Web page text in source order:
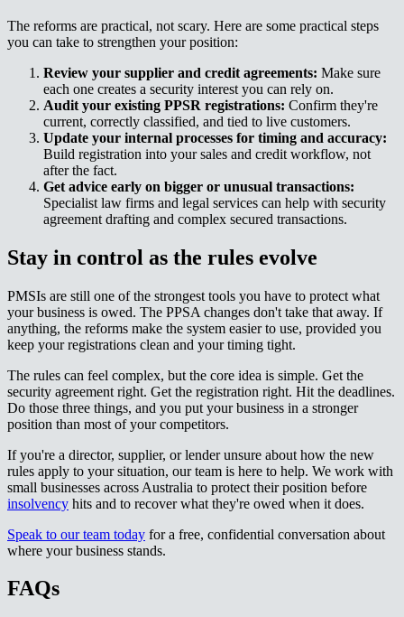
The reforms are practical, not scary. Here are some practical steps
you can take to strengthen your position:​​​​‌ ‍ ​‍​‍‌‍ ‌ ​‍‌‍‍‌‌‍‌ ‌‍‍‌‌‍ ‍​‍​‍​ ‍‍​‍​‍‌ ​ ‌‍​‌‌‍ ‍‌‍‍‌‌ ‌​‌ ‍‌​‍ ‍‌‍‍‌‌‍ ​‍​‍​‍ ​​‍​‍‌‍‍​‌ ​‍‌‍‌‌‌‍‌‍​‍​‍​ ‍‍​‍​‍‌‍‍​‌ ‌​‌ ‌​‌ ​​‌ ​ ​ ‍‍​‍ ​‍ ‌‍ ‌‌‍​‌‌‍​ ‌‍‍ ‌‍​‌‌ ‍‌​‍ ‌‌‍‌ ‌‍ ‌‍ ‌‍‌​‌ ‌ ‌‍‍‌‌‍ ‍​‍ ‍‌ ​ ‌‍​‌‌‍ ‍‌‍‍‌‌ ‌​‌ ‍‌​‍ ‍‌ ​ ‌ ‌​‌ ‌‌‌‍‌​‌‍‍‌‌‍ ​‍ ‌ ​ ‌ ‌​‌ ‌‌‌‍‌​‌‍‍‌‌‍ ​‍ ‌‍‍‌‌‍ ‍‌ ‌​‌‍‌‌‌‍ ‍‌ ‌​​‍ ‌‍‌‌‌‍‌​‌‍‍‌‌ ‌​​‍ ‌‍ ‌‌‍ ‌‍‌​‌‍‌‌​ ‌‌ ​​‌ ​‍‌‍‌‌‌ ​ ‌‍‌‌‌‍ ‍‌ ‌​‌‍​‌‌ ‌​‌‍‍‌‌‍ ‌‍ ‍​ ‍ ‌‍‍‌‌‍‌​​ ‌​ ‍​​ ‌​​ ​​‌‍​ ​ ‌​​ ‍​​ ‌​​ ​‍​‍ ‌‌‍​‌​ ​ ‌‍​‍‌‍​‍​‍ ‌​ ‌​​ ​ ‌‍‌‌​ ‌ ​‍ ‌‌‍​‌‌‍‌‌‌‍‌‌​ ‌​​‍ ‌‌‍‌‍‌‍​‌​ ‌ ‌‍​‍​ ​‌​ ​ ​ ‌‍​ ​‌‌‍​ ​ ‍​‌‍​ ‌‍‌‌​ ‍ ‌ ‌​‌ ‍‌‌ ​​‌‍‌‌​ ‌‌ ​​‌‍ ‌ ​ ‌ ‌​​ ‍ ‌ ​​‌‍​‌‌ ‌​‌‍‍​​ ‌‌‍​ ‌‍ ‌‍ ‍‌ ‌​‌‍‌‌‌‍ ‍‌ ‌​​‍‌‌​ ‌‌‌​​‍‌‌ ‌‍‍ ‌‍‌‌‌ ‍‌​‍‌‌​ ​ ‌​‌​​‍‌‌​ ​ ‌​‌​​‍‌‌​ ​‍​ ​‍​ ‌ ​ ​‌​ ‌‍​ ​‍‌‍​ ‌‍‌‍‌‍‌‍​ ​‌‌‍​‌​ ‍‌‌‍‌​​ ‌‌​‍‌‌​ ​‍​ ​‍​‍‌‌​ ‌‌‌​‌​​‍ ‍‌‍​ ‌‍‍​‌‍‍‌‌‍ ​‌‍‌​‌ ​‍‌‍‌‌‌‍ ‍​‍‌‌​ ‌‌‌​​‍‌‌ ‌‍‍ ‌‍‌‌‌ ‍‌​‍‌‌​ ​ ‌​‌​​‍‌‌​ ​ ‌​‌​​‍‌‌​ ​‍​ ​‍‌‍​ ​ ‌​​ ‌​​ ‌‌​ ‌‌​ ‌​​ ‌‍​ ​‌​ ‌​‌‍​‌​ ​‍​ ​‌​‍‌‌​ ​‍​ ​‍​‍‌‌​ ‌‌‌​‌​​‍ ‍‌ ‌​‌‍‌‌‌ ‍​‌ ‌​​ ‌‍​‍‌‍​‌‌ ​ ‌‍‌‌‌‌‌‌‌ ​‍‌‍ ​​ ‌‌‍‍​‌ ‌​‌ ‌​‌ ​​‌ ​ ​‍‌‌​ ​ ‌​​‌​‍‌‌​ ​‍‌​‌‍​‍‌‌​ ​‍‌​‌‍‌‍ ‌‌‍​‌‌‍​ ‌‍‍ ‌‍​‌‌ ‍‌​‍ ‌‌‍‌ ‌‍ ‌‍ ‌‍‌​‌ ‌ ‌‍‍‌‌‍ ‍​‍ ‍‌ ​ ‌‍​‌‌‍ ‍‌‍‍‌‌ ‌​‌ ‍‌​‍ ‍‌ ​ ‌ ‌​‌ ‌‌‌‍‌​‌‍‍‌‌‍ ​‍‌‌​ ​‍‌​‌‍‌ ​ ‌ ‌​‌ ‌‌‌‍‌​‌‍‍‌‌‍ ​‍‌‍‌‍‍‌‌‍‌​​ ‌​ ‍​​ ‌​​ ​​‌‍​ ​ ‌​​ ‍​​ ‌​​ ​‍​‍ ‌‌‍​‌​ ​ ‌‍​‍‌‍​‍​‍ ‌​ ‌​​ ​ ‌‍‌‌​ ‌ ​‍ ‌‌‍​‌‌‍‌‌‌‍‌‌​ ‌​​‍ ‌‌‍‌‍‌‍​‌​ ‌ ‌‍​‍​ ​‌​ ​ ​ ‌‍​ ​‌‌‍​ ​ ‍​‌‍​ ‌‍‌‌​‍‌‍‌ ‌​‌ ‍‌‌ ​​‌‍‌‌​ ‌‌ ​​‌‍ ‌ ​ ‌ ‌​​‍‌‍‌ ​​‌‍​‌‌ ‌​‌‍‍​​ ‌‌‍​ ‌‍ ‌‍ ‍‌ ‌​‌‍‌‌‌‍ ‍‌ ‌​​‍‌‌​ ‌‌‌​​‍‌‌ ‌‍‍ ‌‍‌‌‌ ‍‌​‍‌‌​ ​ ‌​‌​​‍‌‌​ ​ ‌​‌​​‍‌‌​ ​‍​ ​‍​ ‌ ​ ​‌​ ‌‍​ ​‍‌‍​ ‌‍‌‍‌‍‌‍​ ​‌‌‍​‌​ ‍‌‌‍‌​​ ‌‌​‍‌‌​ ​‍​ ​‍​‍‌‌​ ‌‌‌​‌​​‍ ‍‌‍​ ‌‍‍​‌‍‍‌‌‍ ​‌‍‌​‌ ​‍‌‍‌‌‌‍ ‍​‍‌‌​ ‌‌‌​​‍‌‌ ‌‍‍ ‌‍‌‌‌ ‍‌​‍‌‌​ ​ ‌​‌​​‍‌‌​ ​ ‌​‌​​‍‌‌​ ​‍​ ​‍‌‍​ ​ ‌​​ ‌​​ ‌‌​ ‌‌​ ‌​​ ‌‍​ ​‌​ ‌​‌‍​‌​ ​‍​ ​‌​‍‌‌​ ​‍​ ​‍​‍‌‌​ ‌‌‌​‌​​‍ ‍‌ ‌​‌‍‌‌‌ ‍​‌ ‌​​‍‌‍‌ ​​‌‍‌‌‌ ​‍‌ ​ ‌ ​​‌‍‌‌‌‍​ ‌ ‌​‌‍‍‌‌ ‌‍‌‍‌‌​ ‌‌ ​​‌ ‌‌‌‍​‍‌‍ ​‌‍‍‌‌ ​ ‌‍‍​‌‍‌‌‌‍‌​​‍​‍‌ ‌
Review your supplier and credit agreements:​​​​‌ ‍ ​‍​‍‌‍ ‌ ​‍‌‍‍‌‌‍‌ ‌‍‍‌‌‍ ‍​‍​‍​ ‍‍​‍​‍‌ ​ ‌‍​‌‌‍ ‍‌‍‍‌‌ ‌​‌ ‍‌​‍ ‍‌‍‍‌‌‍ ​‍​‍​‍ ​​‍​‍‌‍‍​‌ ​‍‌‍‌‌‌‍‌‍​‍​‍​ ‍‍​‍​‍‌‍‍​‌ ‌​‌ ‌​‌ ​​‌ ​ ​ ‍‍​‍ ​‍ ‌‍ ‌‌‍​‌‌‍​ ‌‍‍ ‌‍​‌‌ ‍‌​‍ ‌‌‍‌ ‌‍ ‌‍ ‌‍‌​‌ ‌ ‌‍‍‌‌‍ ‍​‍ ‍‌ ​ ‌‍​‌‌‍ ‍‌‍‍‌‌ ‌​‌ ‍‌​‍ ‍‌ ​ ‌ ‌​‌ ‌‌‌‍‌​‌‍‍‌‌‍ ​‍ ‌ ​ ‌ ‌​‌ ‌‌‌‍‌​‌‍‍‌‌‍ ​‍ ‌‍‍‌‌‍ ‍‌ ‌​‌‍‌‌‌‍ ‍‌ ‌​​‍ ‌‍‌‌‌‍‌​‌‍‍‌‌ ‌​​‍ ‌‍ ‌‌‍ ‌‍‌​‌‍‌‌​ ‌‌ ​​‌ ​‍‌‍‌‌‌ ​ ‌‍‌‌‌‍ ‍‌ ‌​‌‍​‌‌ ‌​‌‍‍‌‌‍ ‌‍ ‍​ ‍ ‌‍‍‌‌‍‌​​ ‌​ ‍​​ ‌​​ ​​‌‍​ ​ ‌​​ ‍​​ ‌​​ ​‍​‍ ‌‌‍​‌​ ​ ‌‍​‍‌‍​‍​‍ ‌​ ‌​​ ​ ‌‍‌‌​ ‌ ​‍ ‌‌‍​‌‌‍‌‌‌‍‌‌​ ‌​​‍ ‌‌‍‌‍‌‍​‌​ ‌ ‌‍​‍​ ​‌​ ​ ​ ‌‍​ ​‌‌‍​ ​ ‍​‌‍​ ‌‍‌‌​ ‍ ‌ ‌​‌ ‍‌‌ ​​‌‍‌‌​ ‌‌ ​​‌‍ ‌ ​ ‌ ‌​​ ‍ ‌ ​​‌‍​‌‌ ‌​‌‍‍​​ ‌‌‍​ ‌‍ ‌‍ ‍‌ ‌​‌‍‌‌‌‍ ‍‌ ‌​​‍‌‌​ ‌‌‌​​‍‌‌ ‌‍‍ ‌‍‌‌‌ ‍‌​‍‌‌​ ​ ‌​‌​​‍‌‌​ ​ ‌​‌​​‍‌‌​ ​‍​ ​‍​ ‍‌​ ‌‍​ ‌‍‌‍​ ​ ‍‌‌‍‌‌​ ​​‌‍‌‌​ ‌‌‌‍​ ​ ​‍​ ​‌​‍‌‌​ ​‍​ ​‍​‍‌‌​ ‌‌‌​‌​​‍ ‍‌‍​ ‌‍‍​‌‍‍‌‌‍ ​‌‍‌​‌ ​‍‌‍‌‌‌‍ ‍​‍‌‌​ ‌‌‌​​‍‌‌ ‌‍‍ ‌‍‌‌‌ ‍‌​‍‌‌​ ​ ‌​‌​​‍‌‌​ ​ ‌​‌​​‍‌‌​ ​‍​ ​‍​ ​‌​ ‌​​ ​‍​ ‌‌​ ‌‍​ ​‍​ ​ ​ ‌‍​ ​‍​ ‌​‌‍​‍‌‍​ ​‍‌‌​ ​‍​ ​‍​‍‌‌​ ‌‌‌​‌​​‍ ‍‌ ‌​‌‍‌‌‌ ‍​‌ ‌​​ ‌‍​‍‌‍​‌‌ ​ ‌‍‌‌‌‌‌‌‌ ​‍‌‍ ​​ ‌‌‍‍​‌ ‌​‌ ‌​‌ ​​‌ ​ ​‍‌‌​ ​ ‌​​‌​‍‌‌​ ​‍‌​‌‍​‍‌‌​ ​‍‌​‌‍‌‍ ‌‌‍​‌‌‍​ ‌‍‍ ‌‍​‌‌ ‍‌​‍ ‌‌‍‌ ‌‍ ‌‍ ‌‍‌​‌ ‌ ‌‍‍‌‌‍ ‍​‍ ‍‌ ​ ‌‍​‌‌‍ ‍‌‍‍‌‌ ‌​‌ ‍‌​‍ ‍‌ ​ ‌ ‌​‌ ‌‌‌‍‌​‌‍‍‌‌‍ ​‍‌‌​ ​‍‌​‌‍‌ ​ ‌ ‌​‌ ‌‌‌‍‌​‌‍‍‌‌‍ ​‍‌‍‌‍‍‌‌‍‌​​ ‌​ ‍​​ ‌​​ ​​‌‍​ ​ ‌​​ ‍​​ ‌​​ ​‍​‍ ‌‌‍​‌​ ​ ‌‍​‍‌‍​‍​‍ ‌​ ‌​​ ​ ‌‍‌‌​ ‌ ​‍ ‌‌‍​‌‌‍‌‌‌‍‌‌​ ‌​​‍ ‌‌‍‌‍‌‍​‌​ ‌ ‌‍​‍​ ​‌​ ​ ​ ‌‍​ ​‌‌‍​ ​ ‍​‌‍​ ‌‍‌‌​‍‌‍‌ ‌​‌ ‍‌‌ ​​‌‍‌‌​ ‌‌ ​​‌‍ ‌ ​ ‌ ‌​​‍‌‍‌ ​​‌‍​‌‌ ‌​‌‍‍​​ ‌‌‍​ ‌‍ ‌‍ ‍‌ ‌​‌‍‌‌‌‍ ‍‌ ‌​​‍‌‌​ ‌‌‌​​‍‌‌ ‌‍‍ ‌‍‌‌‌ ‍‌​‍‌‌​ ​ ‌​‌​​‍‌‌​ ​ ‌​‌​​‍‌‌​ ​‍​ ​‍​ ‍‌​ ‌‍​ ‌‍‌‍​ ​ ‍‌‌‍‌‌​ ​​‌‍‌‌​ ‌‌‌‍​ ​ ​‍​ ​‌​‍‌‌​ ​‍​ ​‍​‍‌‌​ ‌‌‌​‌​​‍ ‍‌‍​ ‌‍‍​‌‍‍‌‌‍ ​‌‍‌​‌ ​‍‌‍‌‌‌‍ ‍​‍‌‌​ ‌‌‌​​‍‌‌ ‌‍‍ ‌‍‌‌‌ ‍‌​‍‌‌​ ​ ‌​‌​​‍‌‌​ ​ ‌​‌​​‍‌‌​ ​‍​ ​‍​ ​‌​ ‌​​ ​‍​ ‌‌​ ‌‍​ ​‍​ ​ ​ ‌‍​ ​‍​ ‌​‌‍​‍‌‍​ ​‍‌‌​ ​‍​ ​‍​‍‌‌​ ‌‌‌​‌​​‍ ‍‌ ‌​‌‍‌‌‌ ‍​‌ ‌​​‍‌‍‌ ​​‌‍‌‌‌ ​‍‌ ​ ‌ ​​‌‍‌‌‌‍​ ‌ ‌​‌‍‍‌‌ ‌‍‌‍‌‌​ ‌‌ ​​‌ ‌‌‌‍​‍‌‍ ​‌‍‍‌‌ ​ ‌‍‍​‌‍‌‌‌‍‌​​‍​‍‌ ‌ Make sure
each one creates a security interest you can rely on.​​​​‌ ‍ ​‍​‍‌‍ ‌ ​‍‌‍‍‌‌‍‌ ‌‍‍‌‌‍ ‍​‍​‍​ ‍‍​‍​‍‌ ​ ‌‍​‌‌‍ ‍‌‍‍‌‌ ‌​‌ ‍‌​‍ ‍‌‍‍‌‌‍ ​‍​‍​‍ ​​‍​‍‌‍‍​‌ ​‍‌‍‌‌‌‍‌‍​‍​‍​ ‍‍​‍​‍‌‍‍​‌ ‌​‌ ‌​‌ ​​‌ ​ ​ ‍‍​‍ ​‍ ‌‍ ‌‌‍​‌‌‍​ ‌‍‍ ‌‍​‌‌ ‍‌​‍ ‌‌‍‌ ‌‍ ‌‍ ‌‍‌​‌ ‌ ‌‍‍‌‌‍ ‍​‍ ‍‌ ​ ‌‍​‌‌‍ ‍‌‍‍‌‌ ‌​‌ ‍‌​‍ ‍‌ ​ ‌ ‌​‌ ‌‌‌‍‌​‌‍‍‌‌‍ ​‍ ‌ ​ ‌ ‌​‌ ‌‌‌‍‌​‌‍‍‌‌‍ ​‍ ‌‍‍‌‌‍ ‍‌ ‌​‌‍‌‌‌‍ ‍‌ ‌​​‍ ‌‍‌‌‌‍‌​‌‍‍‌‌ ‌​​‍ ‌‍ ‌‌‍ ‌‍‌​‌‍‌‌​ ‌‌ ​​‌ ​‍‌‍‌‌‌ ​ ‌‍‌‌‌‍ ‍‌ ‌​‌‍​‌‌ ‌​‌‍‍‌‌‍ ‌‍ ‍​ ‍ ‌‍‍‌‌‍‌​​ ‌​ ‍​​ ‌​​ ​​‌‍​ ​ ‌​​ ‍​​ ‌​​ ​‍​‍ ‌‌‍​‌​ ​ ‌‍​‍‌‍​‍​‍ ‌​ ‌​​ ​ ‌‍‌‌​ ‌ ​‍ ‌‌‍​‌‌‍‌‌‌‍‌‌​ ‌​​‍ ‌‌‍‌‍‌‍​‌​ ‌ ‌‍​‍​ ​‌​ ​ ​ ‌‍​ ​‌‌‍​ ​ ‍​‌‍​ ‌‍‌‌​ ‍ ‌ ‌​‌ ‍‌‌ ​​‌‍‌‌​ ‌‌ ​​‌‍ ‌ ​ ‌ ‌​​ ‍ ‌ ​​‌‍​‌‌ ‌​‌‍‍​​ ‌‌‍​ ‌‍ ‌‍ ‍‌ ‌​‌‍‌‌‌‍ ‍‌ ‌​​‍‌‌​ ‌‌‌​​‍‌‌ ‌‍‍ ‌‍‌‌‌ ‍‌​‍‌‌​ ​ ‌​‌​​‍‌‌​ ​ ‌​‌​​‍‌‌​ ​‍​ ​‍​ ‍‌​ ‌‍​ ‌‍‌‍​ ​ ‍‌‌‍‌‌​ ​​‌‍‌‌​ ‌‌‌‍​ ​ ​‍​ ​‌​‍‌‌​ ​‍​ ​‍​‍‌‌​ ‌‌‌​‌​​‍ ‍‌‍​ ‌‍‍​‌‍‍‌‌‍ ​‌‍‌​‌ ​‍‌‍‌‌‌‍ ‍​‍‌‌​ ‌‌‌​​‍‌‌ ‌‍‍ ‌‍‌‌‌ ‍‌​‍‌‌​ ​ ‌​‌​​‍‌‌​ ​ ‌​‌​​‍‌‌​ ​‍​ ​‍​ ‍​​ ‌ ‌‍​‌‌‍‌‍‌‍‌‍​ ‍​​ ‌‌‌‍​ ‌‍​ ‌‍‌‌​ ​‍​ ‌‌​‍‌‌​ ​‍​ ​‍​‍‌‌​ ‌‌‌​‌​​‍ ‍‌ ‌​‌‍‌‌‌ ‍​‌ ‌​​ ‌‍​‍‌‍​‌‌ ​ ‌‍‌‌‌‌‌‌‌ ​‍‌‍ ​​ ‌‌‍‍​‌ ‌​‌ ‌​‌ ​​‌ ​ ​‍‌‌​ ​ ‌​​‌​‍‌‌​ ​‍‌​‌‍​‍‌‌​ ​‍‌​‌‍‌‍ ‌‌‍​‌‌‍​ ‌‍‍ ‌‍​‌‌ ‍‌​‍ ‌‌‍‌ ‌‍ ‌‍ ‌‍‌​‌ ‌ ‌‍‍‌‌‍ ‍​‍ ‍‌ ​ ‌‍​‌‌‍ ‍‌‍‍‌‌ ‌​‌ ‍‌​‍ ‍‌ ​ ‌ ‌​‌ ‌‌‌‍‌​‌‍‍‌‌‍ ​‍‌‌​ ​‍‌​‌‍‌ ​ ‌ ‌​‌ ‌‌‌‍‌​‌‍‍‌‌‍ ​‍‌‍‌‍‍‌‌‍‌​​ ‌​ ‍​​ ‌​​ ​​‌‍​ ​ ‌​​ ‍​​ ‌​​ ​‍​‍ ‌‌‍​‌​ ​ ‌‍​‍‌‍​‍​‍ ‌​ ‌​​ ​ ‌‍‌‌​ ‌ ​‍ ‌‌‍​‌‌‍‌‌‌‍‌‌​ ‌​​‍ ‌‌‍‌‍‌‍​‌​ ‌ ‌‍​‍​ ​‌​ ​ ​ ‌‍​ ​‌‌‍​ ​ ‍​‌‍​ ‌‍‌‌​‍‌‍‌ ‌​‌ ‍‌‌ ​​‌‍‌‌​ ‌‌ ​​‌‍ ‌ ​ ‌ ‌​​‍‌‍‌ ​​‌‍​‌‌ ‌​‌‍‍​​ ‌‌‍​ ‌‍ ‌‍ ‍‌ ‌​‌‍‌‌‌‍ ‍‌ ‌​​‍‌‌​ ‌‌‌​​‍‌‌ ‌‍‍ ‌‍‌‌‌ ‍‌​‍‌‌​ ​ ‌​‌​​‍‌‌​ ​ ‌​‌​​‍‌‌​ ​‍​ ​‍​ ‍‌​ ‌‍​ ‌‍‌‍​ ​ ‍‌‌‍‌‌​ ​​‌‍‌‌​ ‌‌‌‍​ ​ ​‍​ ​‌​‍‌‌​ ​‍​ ​‍​‍‌‌​ ‌‌‌​‌​​‍ ‍‌‍​ ‌‍‍​‌‍‍‌‌‍ ​‌‍‌​‌ ​‍‌‍‌‌‌‍ ‍​‍‌‌​ ‌‌‌​​‍‌‌ ‌‍‍ ‌‍‌‌‌ ‍‌​‍‌‌​ ​ ‌​‌​​‍‌‌​ ​ ‌​‌​​‍‌‌​ ​‍​ ​‍​ ‍​​ ‌ ‌‍​‌‌‍‌‍‌‍‌‍​ ‍​​ ‌‌‌‍​ ‌‍​ ‌‍‌‌​ ​‍​ ‌‌​‍‌‌​ ​‍​ ​‍​‍‌‌​ ‌‌‌​‌​​‍ ‍‌ ‌​‌‍‌‌‌ ‍​‌ ‌​​‍‌‍‌ ​​‌‍‌‌‌ ​‍‌ ​ ‌ ​​‌‍‌‌‌‍​ ‌ ‌​‌‍‍‌‌ ‌‍‌‍‌‌​ ‌‌ ​​‌ ‌‌‌‍​‍‌‍ ​‌‍‍‌‌ ​ ‌‍‍​‌‍‌‌‌‍‌​​‍​‍‌ ‌
Audit your existing PPSR registrations:​​​​‌ ‍ ​‍​‍‌‍ ‌ ​‍‌‍‍‌‌‍‌ ‌‍‍‌‌‍ ‍​‍​‍​ ‍‍​‍​‍‌ ​ ‌‍​‌‌‍ ‍‌‍‍‌‌ ‌​‌ ‍‌​‍ ‍‌‍‍‌‌‍ ​‍​‍​‍ ​​‍​‍‌‍‍​‌ ​‍‌‍‌‌‌‍‌‍​‍​‍​ ‍‍​‍​‍‌‍‍​‌ ‌​‌ ‌​‌ ​​‌ ​ ​ ‍‍​‍ ​‍ ‌‍ ‌‌‍​‌‌‍​ ‌‍‍ ‌‍​‌‌ ‍‌​‍ ‌‌‍‌ ‌‍ ‌‍ ‌‍‌​‌ ‌ ‌‍‍‌‌‍ ‍​‍ ‍‌ ​ ‌‍​‌‌‍ ‍‌‍‍‌‌ ‌​‌ ‍‌​‍ ‍‌ ​ ‌ ‌​‌ ‌‌‌‍‌​‌‍‍‌‌‍ ​‍ ‌ ​ ‌ ‌​‌ ‌‌‌‍‌​‌‍‍‌‌‍ ​‍ ‌‍‍‌‌‍ ‍‌ ‌​‌‍‌‌‌‍ ‍‌ ‌​​‍ ‌‍‌‌‌‍‌​‌‍‍‌‌ ‌​​‍ ‌‍ ‌‌‍ ‌‍‌​‌‍‌‌​ ‌‌ ​​‌ ​‍‌‍‌‌‌ ​ ‌‍‌‌‌‍ ‍‌ ‌​‌‍​‌‌ ‌​‌‍‍‌‌‍ ‌‍ ‍​ ‍ ‌‍‍‌‌‍‌​​ ‌​ ‍​​ ‌​​ ​​‌‍​ ​ ‌​​ ‍​​ ‌​​ ​‍​‍ ‌‌‍​‌​ ​ ‌‍​‍‌‍​‍​‍ ‌​ ‌​​ ​ ‌‍‌‌​ ‌ ​‍ ‌‌‍​‌‌‍‌‌‌‍‌‌​ ‌​​‍ ‌‌‍‌‍‌‍​‌​ ‌ ‌‍​‍​ ​‌​ ​ ​ ‌‍​ ​‌‌‍​ ​ ‍​‌‍​ ‌‍‌‌​ ‍ ‌ ‌​‌ ‍‌‌ ​​‌‍‌‌​ ‌‌ ​​‌‍ ‌ ​ ‌ ‌​​ ‍ ‌ ​​‌‍​‌‌ ‌​‌‍‍​​ ‌‌‍​ ‌‍ ‌‍ ‍‌ ‌​‌‍‌‌‌‍ ‍‌ ‌​​‍‌‌​ ‌‌‌​​‍‌‌ ‌‍‍ ‌‍‌‌‌ ‍‌​‍‌‌​ ​ ‌​‌​​‍‌‌​ ​ ‌​‌​​‍‌‌​ ​‍​ ​‍‌‍‌‍‌‍‌​​ ‌‌​ ‌ ​ ‌‍‌‍​ ​ ‌‌​ ​​​ ​​‌‍​ ​ ‌‌​ ‌​​‍‌‌​ ​‍​ ​‍​‍‌‌​ ‌‌‌​‌​​‍ ‍‌‍​ ‌‍‍​‌‍‍‌‌‍ ​‌‍‌​‌ ​‍‌‍‌‌‌‍ ‍​‍‌‌​ ‌‌‌​​‍‌‌ ‌‍‍ ‌‍‌‌‌ ‍‌​‍‌‌​ ​ ‌​‌​​‍‌‌​ ​ ‌​‌​​‍‌‌​ ​‍​ ​‍​ ‌ ​ ​​​ ‌‍​ ​‌​ ‌‌​ ‍​​ ‌‍​ ​​‌‍​‌‌‍​‌​ ‍​​ ‍​​‍‌‌​ ​‍​ ​‍​‍‌‌​ ‌‌‌​‌​​‍ ‍‌ ‌​‌‍‌‌‌ ‍​‌ ‌​​ ‌‍​‍‌‍​‌‌ ​ ‌‍‌‌‌‌‌‌‌ ​‍‌‍ ​​ ‌‌‍‍​‌ ‌​‌ ‌​‌ ​​‌ ​ ​‍‌‌​ ​ ‌​​‌​‍‌‌​ ​‍‌​‌‍​‍‌‌​ ​‍‌​‌‍‌‍ ‌‌‍​‌‌‍​ ‌‍‍ ‌‍​‌‌ ‍‌​‍ ‌‌‍‌ ‌‍ ‌‍ ‌‍‌​‌ ‌ ‌‍‍‌‌‍ ‍​‍ ‍‌ ​ ‌‍​‌‌‍ ‍‌‍‍‌‌ ‌​‌ ‍‌​‍ ‍‌ ​ ‌ ‌​‌ ‌‌‌‍‌​‌‍‍‌‌‍ ​‍‌‌​ ​‍‌​‌‍‌ ​ ‌ ‌​‌ ‌‌‌‍‌​‌‍‍‌‌‍ ​‍‌‍‌‍‍‌‌‍‌​​ ‌​ ‍​​ ‌​​ ​​‌‍​ ​ ‌​​ ‍​​ ‌​​ ​‍​‍ ‌‌‍​‌​ ​ ‌‍​‍‌‍​‍​‍ ‌​ ‌​​ ​ ‌‍‌‌​ ‌ ​‍ ‌‌‍​‌‌‍‌‌‌‍‌‌​ ‌​​‍ ‌‌‍‌‍‌‍​‌​ ‌ ‌‍​‍​ ​‌​ ​ ​ ‌‍​ ​‌‌‍​ ​ ‍​‌‍​ ‌‍‌‌​‍‌‍‌ ‌​‌ ‍‌‌ ​​‌‍‌‌​ ‌‌ ​​‌‍ ‌ ​ ‌ ‌​​‍‌‍‌ ​​‌‍​‌‌ ‌​‌‍‍​​ ‌‌‍​ ‌‍ ‌‍ ‍‌ ‌​‌‍‌‌‌‍ ‍‌ ‌​​‍‌‌​ ‌‌‌​​‍‌‌ ‌‍‍ ‌‍‌‌‌ ‍‌​‍‌‌​ ​ ‌​‌​​‍‌‌​ ​ ‌​‌​​‍‌‌​ ​‍​ ​‍‌‍‌‍‌‍‌​​ ‌‌​ ‌ ​ ‌‍‌‍​ ​ ‌‌​ ​​​ ​​‌‍​ ​ ‌‌​ ‌​​‍‌‌​ ​‍​ ​‍​‍‌‌​ ‌‌‌​‌​​‍ ‍‌‍​ ‌‍‍​‌‍‍‌‌‍ ​‌‍‌​‌ ​‍‌‍‌‌‌‍ ‍​‍‌‌​ ‌‌‌​​‍‌‌ ‌‍‍ ‌‍‌‌‌ ‍‌​‍‌‌​ ​ ‌​‌​​‍‌‌​ ​ ‌​‌​​‍‌‌​ ​‍​ ​‍​ ‌ ​ ​​​ ‌‍​ ​‌​ ‌‌​ ‍​​ ‌‍​ ​​‌‍​‌‌‍​‌​ ‍​​ ‍​​‍‌‌​ ​‍​ ​‍​‍‌‌​ ‌‌‌​‌​​‍ ‍‌ ‌​‌‍‌‌‌ ‍​‌ ‌​​‍‌‍‌ ​​‌‍‌‌‌ ​‍‌ ​ ‌ ​​‌‍‌‌‌‍​ ‌ ‌​‌‍‍‌‌ ‌‍‌‍‌‌​ ‌‌ ​​‌ ‌‌‌‍​‍‌‍ ​‌‍‍‌‌ ​ ‌‍‍​‌‍‌‌‌‍‌​​‍​‍‌ ‌ Confirm they're
current, correctly classified, and tied to live customers.​​​​‌ ‍ ​‍​‍‌‍ ‌ ​‍‌‍‍‌‌‍‌ ‌‍‍‌‌‍ ‍​‍​‍​ ‍‍​‍​‍‌ ​ ‌‍​‌‌‍ ‍‌‍‍‌‌ ‌​‌ ‍‌​‍ ‍‌‍‍‌‌‍ ​‍​‍​‍ ​​‍​‍‌‍‍​‌ ​‍‌‍‌‌‌‍‌‍​‍​‍​ ‍‍​‍​‍‌‍‍​‌ ‌​‌ ‌​‌ ​​‌ ​ ​ ‍‍​‍ ​‍ ‌‍ ‌‌‍​‌‌‍​ ‌‍‍ ‌‍​‌‌ ‍‌​‍ ‌‌‍‌ ‌‍ ‌‍ ‌‍‌​‌ ‌ ‌‍‍‌‌‍ ‍​‍ ‍‌ ​ ‌‍​‌‌‍ ‍‌‍‍‌‌ ‌​‌ ‍‌​‍ ‍‌ ​ ‌ ‌​‌ ‌‌‌‍‌​‌‍‍‌‌‍ ​‍ ‌ ​ ‌ ‌​‌ ‌‌‌‍‌​‌‍‍‌‌‍ ​‍ ‌‍‍‌‌‍ ‍‌ ‌​‌‍‌‌‌‍ ‍‌ ‌​​‍ ‌‍‌‌‌‍‌​‌‍‍‌‌ ‌​​‍ ‌‍ ‌‌‍ ‌‍‌​‌‍‌‌​ ‌‌ ​​‌ ​‍‌‍‌‌‌ ​ ‌‍‌‌‌‍ ‍‌ ‌​‌‍​‌‌ ‌​‌‍‍‌‌‍ ‌‍ ‍​ ‍ ‌‍‍‌‌‍‌​​ ‌​ ‍​​ ‌​​ ​​‌‍​ ​ ‌​​ ‍​​ ‌​​ ​‍​‍ ‌‌‍​‌​ ​ ‌‍​‍‌‍​‍​‍ ‌​ ‌​​ ​ ‌‍‌‌​ ‌ ​‍ ‌‌‍​‌‌‍‌‌‌‍‌‌​ ‌​​‍ ‌‌‍‌‍‌‍​‌​ ‌ ‌‍​‍​ ​‌​ ​ ​ ‌‍​ ​‌‌‍​ ​ ‍​‌‍​ ‌‍‌‌​ ‍ ‌ ‌​‌ ‍‌‌ ​​‌‍‌‌​ ‌‌ ​​‌‍ ‌ ​ ‌ ‌​​ ‍ ‌ ​​‌‍​‌‌ ‌​‌‍‍​​ ‌‌‍​ ‌‍ ‌‍ ‍‌ ‌​‌‍‌‌‌‍ ‍‌ ‌​​‍‌‌​ ‌‌‌​​‍‌‌ ‌‍‍ ‌‍‌‌‌ ‍‌​‍‌‌​ ​ ‌​‌​​‍‌‌​ ​ ‌​‌​​‍‌‌​ ​‍​ ​‍‌‍‌‍‌‍‌​​ ‌‌​ ‌ ​ ‌‍‌‍​ ​ ‌‌​ ​​​ ​​‌‍​ ​ ‌‌​ ‌​​‍‌‌​ ​‍​ ​‍​‍‌‌​ ‌‌‌​‌​​‍ ‍‌‍​ ‌‍‍​‌‍‍‌‌‍ ​‌‍‌​‌ ​‍‌‍‌‌‌‍ ‍​‍‌‌​ ‌‌‌​​‍‌‌ ‌‍‍ ‌‍‌‌‌ ‍‌​‍‌‌​ ​ ‌​‌​​‍‌‌​ ​ ‌​‌​​‍‌‌​ ​‍​ ​‍​ ​‌‌‍​ ​ ‍‌‌‍‌‍‌‍​‍​ ‍​​ ​ ​ ‍‌​ ‌ ​ ‍​​ ‍‌‌‍​ ​‍‌‌​ ​‍​ ​‍​‍‌‌​ ‌‌‌​‌​​‍ ‍‌ ‌​‌‍‌‌‌ ‍​‌ ‌​​ ‌‍​‍‌‍​‌‌ ​ ‌‍‌‌‌‌‌‌‌ ​‍‌‍ ​​ ‌‌‍‍​‌ ‌​‌ ‌​‌ ​​‌ ​ ​‍‌‌​ ​ ‌​​‌​‍‌‌​ ​‍‌​‌‍​‍‌‌​ ​‍‌​‌‍‌‍ ‌‌‍​‌‌‍​ ‌‍‍ ‌‍​‌‌ ‍‌​‍ ‌‌‍‌ ‌‍ ‌‍ ‌‍‌​‌ ‌ ‌‍‍‌‌‍ ‍​‍ ‍‌ ​ ‌‍​‌‌‍ ‍‌‍‍‌‌ ‌​‌ ‍‌​‍ ‍‌ ​ ‌ ‌​‌ ‌‌‌‍‌​‌‍‍‌‌‍ ​‍‌‌​ ​‍‌​‌‍‌ ​ ‌ ‌​‌ ‌‌‌‍‌​‌‍‍‌‌‍ ​‍‌‍‌‍‍‌‌‍‌​​ ‌​ ‍​​ ‌​​ ​​‌‍​ ​ ‌​​ ‍​​ ‌​​ ​‍​‍ ‌‌‍​‌​ ​ ‌‍​‍‌‍​‍​‍ ‌​ ‌​​ ​ ‌‍‌‌​ ‌ ​‍ ‌‌‍​‌‌‍‌‌‌‍‌‌​ ‌​​‍ ‌‌‍‌‍‌‍​‌​ ‌ ‌‍​‍​ ​‌​ ​ ​ ‌‍​ ​‌‌‍​ ​ ‍​‌‍​ ‌‍‌‌​‍‌‍‌ ‌​‌ ‍‌‌ ​​‌‍‌‌​ ‌‌ ​​‌‍ ‌ ​ ‌ ‌​​‍‌‍‌ ​​‌‍​‌‌ ‌​‌‍‍​​ ‌‌‍​ ‌‍ ‌‍ ‍‌ ‌​‌‍‌‌‌‍ ‍‌ ‌​​‍‌‌​ ‌‌‌​​‍‌‌ ‌‍‍ ‌‍‌‌‌ ‍‌​‍‌‌​ ​ ‌​‌​​‍‌‌​ ​ ‌​‌​​‍‌‌​ ​‍​ ​‍‌‍‌‍‌‍‌​​ ‌‌​ ‌ ​ ‌‍‌‍​ ​ ‌‌​ ​​​ ​​‌‍​ ​ ‌‌​ ‌​​‍‌‌​ ​‍​ ​‍​‍‌‌​ ‌‌‌​‌​​‍ ‍‌‍​ ‌‍‍​‌‍‍‌‌‍ ​‌‍‌​‌ ​‍‌‍‌‌‌‍ ‍​‍‌‌​ ‌‌‌​​‍‌‌ ‌‍‍ ‌‍‌‌‌ ‍‌​‍‌‌​ ​ ‌​‌​​‍‌‌​ ​ ‌​‌​​‍‌‌​ ​‍​ ​‍​ ​‌‌‍​ ​ ‍‌‌‍‌‍‌‍​‍​ ‍​​ ​ ​ ‍‌​ ‌ ​ ‍​​ ‍‌‌‍​ ​‍‌‌​ ​‍​ ​‍​‍‌‌​ ‌‌‌​‌​​‍ ‍‌ ‌​‌‍‌‌‌ ‍​‌ ‌​​‍‌‍‌ ​​‌‍‌‌‌ ​‍‌ ​ ‌ ​​‌‍‌‌‌‍​ ‌ ‌​‌‍‍‌‌ ‌‍‌‍‌‌​ ‌‌ ​​‌ ‌‌‌‍​‍‌‍ ​‌‍‍‌‌ ​ ‌‍‍​‌‍‌‌‌‍‌​​‍​‍‌ ‌
Update your internal processes for timing and accuracy:
Build registration into your sales and credit workflow, not
after the fact.​​​​‌ ‍ ​‍​‍‌‍ ‌ ​‍‌‍‍‌‌‍‌ ‌‍‍‌‌‍ ‍​‍​‍​ ‍‍​‍​‍‌ ​ ‌‍​‌‌‍ ‍‌‍‍‌‌ ‌​‌ ‍‌​‍ ‍‌‍‍‌‌‍ ​‍​‍​‍ ​​‍​‍‌‍‍​‌ ​‍‌‍‌‌‌‍‌‍​‍​‍​ ‍‍​‍​‍‌‍‍​‌ ‌​‌ ‌​‌ ​​‌ ​ ​ ‍‍​‍ ​‍ ‌‍ ‌‌‍​‌‌‍​ ‌‍‍ ‌‍​‌‌ ‍‌​‍ ‌‌‍‌ ‌‍ ‌‍ ‌‍‌​‌ ‌ ‌‍‍‌‌‍ ‍​‍ ‍‌ ​ ‌‍​‌‌‍ ‍‌‍‍‌‌ ‌​‌ ‍‌​‍ ‍‌ ​ ‌ ‌​‌ ‌‌‌‍‌​‌‍‍‌‌‍ ​‍ ‌ ​ ‌ ‌​‌ ‌‌‌‍‌​‌‍‍‌‌‍ ​‍ ‌‍‍‌‌‍ ‍‌ ‌​‌‍‌‌‌‍ ‍‌ ‌​​‍ ‌‍‌‌‌‍‌​‌‍‍‌‌ ‌​​‍ ‌‍ ‌‌‍ ‌‍‌​‌‍‌‌​ ‌‌ ​​‌ ​‍‌‍‌‌‌ ​ ‌‍‌‌‌‍ ‍‌ ‌​‌‍​‌‌ ‌​‌‍‍‌‌‍ ‌‍ ‍​ ‍ ‌‍‍‌‌‍‌​​ ‌​ ‍​​ ‌​​ ​​‌‍​ ​ ‌​​ ‍​​ ‌​​ ​‍​‍ ‌‌‍​‌​ ​ ‌‍​‍‌‍​‍​‍ ‌​ ‌​​ ​ ‌‍‌‌​ ‌ ​‍ ‌‌‍​‌‌‍‌‌‌‍‌‌​ ‌​​‍ ‌‌‍‌‍‌‍​‌​ ‌ ‌‍​‍​ ​‌​ ​ ​ ‌‍​ ​‌‌‍​ ​ ‍​‌‍​ ‌‍‌‌​ ‍ ‌ ‌​‌ ‍‌‌ ​​‌‍‌‌​ ‌‌ ​​‌‍ ‌ ​ ‌ ‌​​ ‍ ‌ ​​‌‍​‌‌ ‌​‌‍‍​​ ‌‌‍​ ‌‍ ‌‍ ‍‌ ‌​‌‍‌‌‌‍ ‍‌ ‌​​‍‌‌​ ‌‌‌​​‍‌‌ ‌‍‍ ‌‍‌‌‌ ‍‌​‍‌‌​ ​ ‌​‌​​‍‌‌​ ​ ‌​‌​​‍‌‌​ ​‍​ ​‍‌‍​‍​ ‌‍​ ‍‌​ ‍‌‌‍‌‍​ ​‍‌‍​ ‌‍‌​​ ​‍​ ‌ ​ ‌​‌‍‌​​‍‌‌​ ​‍​ ​‍​‍‌‌​ ‌‌‌​‌​​‍ ‍‌‍​ ‌‍‍​‌‍‍‌‌‍ ​‌‍‌​‌ ​‍‌‍‌‌‌‍ ‍​‍‌‌​ ‌‌‌​​‍‌‌ ‌‍‍ ‌‍‌‌‌ ‍‌​‍‌‌​ ​ ‌​‌​​‍‌‌​ ​ ‌​‌​​‍‌‌​ ​‍​ ​‍​ ‌ ​ ‌‍​ ‌‍​ ‌​‌‍‌‍​ ‌‌​ ​​​ ‍‌‌‍‌‌‌‍‌​​ ​ ​ ‍​​‍‌‌​ ​‍​ ​‍​‍‌‌​ ‌‌‌​‌​​‍ ‍‌ ‌​‌‍‌‌‌ ‍​‌ ‌​​ ‌‍​‍‌‍​‌‌ ​ ‌‍‌‌‌‌‌‌‌ ​‍‌‍ ​​ ‌‌‍‍​‌ ‌​‌ ‌​‌ ​​‌ ​ ​‍‌‌​ ​ ‌​​‌​‍‌‌​ ​‍‌​‌‍​‍‌‌​ ​‍‌​‌‍‌‍ ‌‌‍​‌‌‍​ ‌‍‍ ‌‍​‌‌ ‍‌​‍ ‌‌‍‌ ‌‍ ‌‍ ‌‍‌​‌ ‌ ‌‍‍‌‌‍ ‍​‍ ‍‌ ​ ‌‍​‌‌‍ ‍‌‍‍‌‌ ‌​‌ ‍‌​‍ ‍‌ ​ ‌ ‌​‌ ‌‌‌‍‌​‌‍‍‌‌‍ ​‍‌‌​ ​‍‌​‌‍‌ ​ ‌ ‌​‌ ‌‌‌‍‌​‌‍‍‌‌‍ ​‍‌‍‌‍‍‌‌‍‌​​ ‌​ ‍​​ ‌​​ ​​‌‍​ ​ ‌​​ ‍​​ ‌​​ ​‍​‍ ‌‌‍​‌​ ​ ‌‍​‍‌‍​‍​‍ ‌​ ‌​​ ​ ‌‍‌‌​ ‌ ​‍ ‌‌‍​‌‌‍‌‌‌‍‌‌​ ‌​​‍ ‌‌‍‌‍‌‍​‌​ ‌ ‌‍​‍​ ​‌​ ​ ​ ‌‍​ ​‌‌‍​ ​ ‍​‌‍​ ‌‍‌‌​‍‌‍‌ ‌​‌ ‍‌‌ ​​‌‍‌‌​ ‌‌ ​​‌‍ ‌ ​ ‌ ‌​​‍‌‍‌ ​​‌‍​‌‌ ‌​‌‍‍​​ ‌‌‍​ ‌‍ ‌‍ ‍‌ ‌​‌‍‌‌‌‍ ‍‌ ‌​​‍‌‌​ ‌‌‌​​‍‌‌ ‌‍‍ ‌‍‌‌‌ ‍‌​‍‌‌​ ​ ‌​‌​​‍‌‌​ ​ ‌​‌​​‍‌‌​ ​‍​ ​‍‌‍​‍​ ‌‍​ ‍‌​ ‍‌‌‍‌‍​ ​‍‌‍​ ‌‍‌​​ ​‍​ ‌ ​ ‌​‌‍‌​​‍‌‌​ ​‍​ ​‍​‍‌‌​ ‌‌‌​‌​​‍ ‍‌‍​ ‌‍‍​‌‍‍‌‌‍ ​‌‍‌​‌ ​‍‌‍‌‌‌‍ ‍​‍‌‌​ ‌‌‌​​‍‌‌ ‌‍‍ ‌‍‌‌‌ ‍‌​‍‌‌​ ​ ‌​‌​​‍‌‌​ ​ ‌​‌​​‍‌‌​ ​‍​ ​‍​ ‌ ​ ‌‍​ ‌‍​ ‌​‌‍‌‍​ ‌‌​ ​​​ ‍‌‌‍‌‌‌‍‌​​ ​ ​ ‍​​‍‌‌​ ​‍​ ​‍​‍‌‌​ ‌‌‌​‌​​‍ ‍‌ ‌​‌‍‌‌‌ ‍​‌ ‌​​‍‌‍‌ ​​‌‍‌‌‌ ​‍‌ ​ ‌ ​​‌‍‌‌‌‍​ ‌ ‌​‌‍‍‌‌ ‌‍‌‍‌‌​ ‌‌ ​​‌ ‌‌‌‍​‍‌‍ ​‌‍‍‌‌ ​ ‌‍‍​‌‍‌‌‌‍‌​​‍​‍‌ ‌
Get advice early on bigger or unusual transactions:​​​​‌ ‍ ​‍​‍‌‍ ‌ ​‍‌‍‍‌‌‍‌ ‌‍‍‌‌‍ ‍​‍​‍​ ‍‍​‍​‍‌ ​ ‌‍​‌‌‍ ‍‌‍‍‌‌ ‌​‌ ‍‌​‍ ‍‌‍‍‌‌‍ ​‍​‍​‍ ​​‍​‍‌‍‍​‌ ​‍‌‍‌‌‌‍‌‍​‍​‍​ ‍‍​‍​‍‌‍‍​‌ ‌​‌ ‌​‌ ​​‌ ​ ​ ‍‍​‍ ​‍ ‌‍ ‌‌‍​‌‌‍​ ‌‍‍ ‌‍​‌‌ ‍‌​‍ ‌‌‍‌ ‌‍ ‌‍ ‌‍‌​‌ ‌ ‌‍‍‌‌‍ ‍​‍ ‍‌ ​ ‌‍​‌‌‍ ‍‌‍‍‌‌ ‌​‌ ‍‌​‍ ‍‌ ​ ‌ ‌​‌ ‌‌‌‍‌​‌‍‍‌‌‍ ​‍ ‌ ​ ‌ ‌​‌ ‌‌‌‍‌​‌‍‍‌‌‍ ​‍ ‌‍‍‌‌‍ ‍‌ ‌​‌‍‌‌‌‍ ‍‌ ‌​​‍ ‌‍‌‌‌‍‌​‌‍‍‌‌ ‌​​‍ ‌‍ ‌‌‍ ‌‍‌​‌‍‌‌​ ‌‌ ​​‌ ​‍‌‍‌‌‌ ​ ‌‍‌‌‌‍ ‍‌ ‌​‌‍​‌‌ ‌​‌‍‍‌‌‍ ‌‍ ‍​ ‍ ‌‍‍‌‌‍‌​​ ‌​ ‍​​ ‌​​ ​​‌‍​ ​ ‌​​ ‍​​ ‌​​ ​‍​‍ ‌‌‍​‌​ ​ ‌‍​‍‌‍​‍​‍ ‌​ ‌​​ ​ ‌‍‌‌​ ‌ ​‍ ‌‌‍​‌‌‍‌‌‌‍‌‌​ ‌​​‍ ‌‌‍‌‍‌‍​‌​ ‌ ‌‍​‍​ ​‌​ ​ ​ ‌‍​ ​‌‌‍​ ​ ‍​‌‍​ ‌‍‌‌​ ‍ ‌ ‌​‌ ‍‌‌ ​​‌‍‌‌​ ‌‌ ​​‌‍ ‌ ​ ‌ ‌​​ ‍ ‌ ​​‌‍​‌‌ ‌​‌‍‍​​ ‌‌‍​ ‌‍ ‌‍ ‍‌ ‌​‌‍‌‌‌‍ ‍‌ ‌​​‍‌‌​ ‌‌‌​​‍‌‌ ‌‍‍ ‌‍‌‌‌ ‍‌​‍‌‌​ ​ ‌​‌​​‍‌‌​ ​ ‌​‌​​‍‌‌​ ​‍​ ​‍‌‍‌‌​ ​‌​ ​‍‌‍‌‍​ ‌‍‌‍​‍​ ​‌​ ‌‍​ ‌​‌‍​ ‌‍​‌​ ​​​‍‌‌​ ​‍​ ​‍​‍‌‌​ ‌‌‌​‌​​‍ ‍‌‍​ ‌‍‍​‌‍‍‌‌‍ ​‌‍‌​‌ ​‍‌‍‌‌‌‍ ‍​‍‌‌​ ‌‌‌​​‍‌‌ ‌‍‍ ‌‍‌‌‌ ‍‌​‍‌‌​ ​ ‌​‌​​‍‌‌​ ​ ‌​‌​​‍‌‌​ ​‍​ ​‍‌‍‌‍‌‍​ ​ ‌ ​ ‌ ​ ‌​‌‍​ ‌‍​‍‌‍‌‌​ ​‍​ ​ ​ ​‍​ ‌‌​‍‌‌​ ​‍​ ​‍​‍‌‌​ ‌‌‌​‌​​‍ ‍‌ ‌​‌‍‌‌‌ ‍​‌ ‌​​ ‌‍​‍‌‍​‌‌ ​ ‌‍‌‌‌‌‌‌‌ ​‍‌‍ ​​ ‌‌‍‍​‌ ‌​‌ ‌​‌ ​​‌ ​ ​‍‌‌​ ​ ‌​​‌​‍‌‌​ ​‍‌​‌‍​‍‌‌​ ​‍‌​‌‍‌‍ ‌‌‍​‌‌‍​ ‌‍‍ ‌‍​‌‌ ‍‌​‍ ‌‌‍‌ ‌‍ ‌‍ ‌‍‌​‌ ‌ ‌‍‍‌‌‍ ‍​‍ ‍‌ ​ ‌‍​‌‌‍ ‍‌‍‍‌‌ ‌​‌ ‍‌​‍ ‍‌ ​ ‌ ‌​‌ ‌‌‌‍‌​‌‍‍‌‌‍ ​‍‌‌​ ​‍‌​‌‍‌ ​ ‌ ‌​‌ ‌‌‌‍‌​‌‍‍‌‌‍ ​‍‌‍‌‍‍‌‌‍‌​​ ‌​ ‍​​ ‌​​ ​​‌‍​ ​ ‌​​ ‍​​ ‌​​ ​‍​‍ ‌‌‍​‌​ ​ ‌‍​‍‌‍​‍​‍ ‌​ ‌​​ ​ ‌‍‌‌​ ‌ ​‍ ‌‌‍​‌‌‍‌‌‌‍‌‌​ ‌​​‍ ‌‌‍‌‍‌‍​‌​ ‌ ‌‍​‍​ ​‌​ ​ ​ ‌‍​ ​‌‌‍​ ​ ‍​‌‍​ ‌‍‌‌​‍‌‍‌ ‌​‌ ‍‌‌ ​​‌‍‌‌​ ‌‌ ​​‌‍ ‌ ​ ‌ ‌​​‍‌‍‌ ​​‌‍​‌‌ ‌​‌‍‍​​ ‌‌‍​ ‌‍ ‌‍ ‍‌ ‌​‌‍‌‌‌‍ ‍‌ ‌​​‍‌‌​ ‌‌‌​​‍‌‌ ‌‍‍ ‌‍‌‌‌ ‍‌​‍‌‌​ ​ ‌​‌​​‍‌‌​ ​ ‌​‌​​‍‌‌​ ​‍​ ​‍‌‍‌‌​ ​‌​ ​‍‌‍‌‍​ ‌‍‌‍​‍​ ​‌​ ‌‍​ ‌​‌‍​ ‌‍​‌​ ​​​‍‌‌​ ​‍​ ​‍​‍‌‌​ ‌‌‌​‌​​‍ ‍‌‍​ ‌‍‍​‌‍‍‌‌‍ ​‌‍‌​‌ ​‍‌‍‌‌‌‍ ‍​‍‌‌​ ‌‌‌​​‍‌‌ ‌‍‍ ‌‍‌‌‌ ‍‌​‍‌‌​ ​ ‌​‌​​‍‌‌​ ​ ‌​‌​​‍‌‌​ ​‍​ ​‍‌‍‌‍‌‍​ ​ ‌ ​ ‌ ​ ‌​‌‍​ ‌‍​‍‌‍‌‌​ ​‍​ ​ ​ ​‍​ ‌‌​‍‌‌​ ​‍​ ​‍​‍‌‌​ ‌‌‌​‌​​‍ ‍‌ ‌​‌‍‌‌‌ ‍​‌ ‌​​‍‌‍‌ ​​‌‍‌‌‌ ​‍‌ ​ ‌ ​​‌‍‌‌‌‍​ ‌ ‌​‌‍‍‌‌ ‌‍‌‍‌‌​ ‌‌ ​​‌ ‌‌‌‍​‍‌‍ ​‌‍‍‌‌ ​ ‌‍‍​‌‍‌‌‌‍‌​​‍​‍‌ ‌
Specialist law firms and legal services can help with security
agreement drafting and complex secured transactions.​​​​‌ ‍ ​‍​‍‌‍ ‌ ​‍‌‍‍‌‌‍‌ ‌‍‍‌‌‍ ‍​‍​‍​ ‍‍​‍​‍‌ ​ ‌‍​‌‌‍ ‍‌‍‍‌‌ ‌​‌ ‍‌​‍ ‍‌‍‍‌‌‍ ​‍​‍​‍ ​​‍​‍‌‍‍​‌ ​‍‌‍‌‌‌‍‌‍​‍​‍​ ‍‍​‍​‍‌‍‍​‌ ‌​‌ ‌​‌ ​​‌ ​ ​ ‍‍​‍ ​‍ ‌‍ ‌‌‍​‌‌‍​ ‌‍‍ ‌‍​‌‌ ‍‌​‍ ‌‌‍‌ ‌‍ ‌‍ ‌‍‌​‌ ‌ ‌‍‍‌‌‍ ‍​‍ ‍‌ ​ ‌‍​‌‌‍ ‍‌‍‍‌‌ ‌​‌ ‍‌​‍ ‍‌ ​ ‌ ‌​‌ ‌‌‌‍‌​‌‍‍‌‌‍ ​‍ ‌ ​ ‌ ‌​‌ ‌‌‌‍‌​‌‍‍‌‌‍ ​‍ ‌‍‍‌‌‍ ‍‌ ‌​‌‍‌‌‌‍ ‍‌ ‌​​‍ ‌‍‌‌‌‍‌​‌‍‍‌‌ ‌​​‍ ‌‍ ‌‌‍ ‌‍‌​‌‍‌‌​ ‌‌ ​​‌ ​‍‌‍‌‌‌ ​ ‌‍‌‌‌‍ ‍‌ ‌​‌‍​‌‌ ‌​‌‍‍‌‌‍ ‌‍ ‍​ ‍ ‌‍‍‌‌‍‌​​ ‌​ ‍​​ ‌​​ ​​‌‍​ ​ ‌​​ ‍​​ ‌​​ ​‍​‍ ‌‌‍​‌​ ​ ‌‍​‍‌‍​‍​‍ ‌​ ‌​​ ​ ‌‍‌‌​ ‌ ​‍ ‌‌‍​‌‌‍‌‌‌‍‌‌​ ‌​​‍ ‌‌‍‌‍‌‍​‌​ ‌ ‌‍​‍​ ​‌​ ​ ​ ‌‍​ ​‌‌‍​ ​ ‍​‌‍​ ‌‍‌‌​ ‍ ‌ ‌​‌ ‍‌‌ ​​‌‍‌‌​ ‌‌ ​​‌‍ ‌ ​ ‌ ‌​​ ‍ ‌ ​​‌‍​‌‌ ‌​‌‍‍​​ ‌‌‍​ ‌‍ ‌‍ ‍‌ ‌​‌‍‌‌‌‍ ‍‌ ‌​​‍‌‌​ ‌‌‌​​‍‌‌ ‌‍‍ ‌‍‌‌‌ ‍‌​‍‌‌​ ​ ‌​‌​​‍‌‌​ ​ ‌​‌​​‍‌‌​ ​‍​ ​‍‌‍‌‌​ ​‌​ ​‍‌‍‌‍​ ‌‍‌‍​‍​ ​‌​ ‌‍​ ‌​‌‍​ ‌‍​‌​ ​​​‍‌‌​ ​‍​ ​‍​‍‌‌​ ‌‌‌​‌​​‍ ‍‌‍​ ‌‍‍​‌‍‍‌‌‍ ​‌‍‌​‌ ​‍‌‍‌‌‌‍ ‍​‍‌‌​ ‌‌‌​​‍‌‌ ‌‍‍ ‌‍‌‌‌ ‍‌​‍‌‌​ ​ ‌​‌​​‍‌‌​ ​ ‌​‌​​‍‌‌​ ​‍​ ​‍​ ​‌​ ‍​​ ‌‌​ ‌ ​ ​ ​ ‌​​ ​​‌‍‌​​ ​​‌‍​‍​ ‍‌​ ‍​​‍‌‌​ ​‍​ ​‍​‍‌‌​ ‌‌‌​‌​​‍ ‍‌ ‌​‌‍‌‌‌ ‍​‌ ‌​​ ‌‍​‍‌‍​‌‌ ​ ‌‍‌‌‌‌‌‌‌ ​‍‌‍ ​​ ‌‌‍‍​‌ ‌​‌ ‌​‌ ​​‌ ​ ​‍‌‌​ ​ ‌​​‌​‍‌‌​ ​‍‌​‌‍​‍‌‌​ ​‍‌​‌‍‌‍ ‌‌‍​‌‌‍​ ‌‍‍ ‌‍​‌‌ ‍‌​‍ ‌‌‍‌ ‌‍ ‌‍ ‌‍‌​‌ ‌ ‌‍‍‌‌‍ ‍​‍ ‍‌ ​ ‌‍​‌‌‍ ‍‌‍‍‌‌ ‌​‌ ‍‌​‍ ‍‌ ​ ‌ ‌​‌ ‌‌‌‍‌​‌‍‍‌‌‍ ​‍‌‌​ ​‍‌​‌‍‌ ​ ‌ ‌​‌ ‌‌‌‍‌​‌‍‍‌‌‍ ​‍‌‍‌‍‍‌‌‍‌​​ ‌​ ‍​​ ‌​​ ​​‌‍​ ​ ‌​​ ‍​​ ‌​​ ​‍​‍ ‌‌‍​‌​ ​ ‌‍​‍‌‍​‍​‍ ‌​ ‌​​ ​ ‌‍‌‌​ ‌ ​‍ ‌‌‍​‌‌‍‌‌‌‍‌‌​ ‌​​‍ ‌‌‍‌‍‌‍​‌​ ‌ ‌‍​‍​ ​‌​ ​ ​ ‌‍​ ​‌‌‍​ ​ ‍​‌‍​ ‌‍‌‌​‍‌‍‌ ‌​‌ ‍‌‌ ​​‌‍‌‌​ ‌‌ ​​‌‍ ‌ ​ ‌ ‌​​‍‌‍‌ ​​‌‍​‌‌ ‌​‌‍‍​​ ‌‌‍​ ‌‍ ‌‍ ‍‌ ‌​‌‍‌‌‌‍ ‍‌ ‌​​‍‌‌​ ‌‌‌​​‍‌‌ ‌‍‍ ‌‍‌‌‌ ‍‌​‍‌‌​ ​ ‌​‌​​‍‌‌​ ​ ‌​‌​​‍‌‌​ ​‍​ ​‍‌‍‌‌​ ​‌​ ​‍‌‍‌‍​ ‌‍‌‍​‍​ ​‌​ ‌‍​ ‌​‌‍​ ‌‍​‌​ ​​​‍‌‌​ ​‍​ ​‍​‍‌‌​ ‌‌‌​‌​​‍ ‍‌‍​ ‌‍‍​‌‍‍‌‌‍ ​‌‍‌​‌ ​‍‌‍‌‌‌‍ ‍​‍‌‌​ ‌‌‌​​‍‌‌ ‌‍‍ ‌‍‌‌‌ ‍‌​‍‌‌​ ​ ‌​‌​​‍‌‌​ ​ ‌​‌​​‍‌‌​ ​‍​ ​‍​ ​‌​ ‍​​ ‌‌​ ‌ ​ ​ ​ ‌​​ ​​‌‍‌​​ ​​‌‍​‍​ ‍‌​ ‍​​‍‌‌​ ​‍​ ​‍​‍‌‌​ ‌‌‌​‌​​‍ ‍‌ ‌​‌‍‌‌‌ ‍​‌ ‌​​‍‌‍‌ ​​‌‍‌‌‌ ​‍‌ ​ ‌ ​​‌‍‌‌‌‍​ ‌ ‌​‌‍‍‌‌ ‌‍‌‍‌‌​ ‌‌ ​​‌ ‌‌‌‍​‍‌‍ ​‌‍‍‌‌ ​ ‌‍‍​‌‍‌‌‌‍‌​​‍​‍‌ ‌
Stay in control as the rules evolve​​​​‌ ‍ ​‍​‍‌‍ ‌ ​‍‌‍‍‌‌‍‌ ‌‍‍‌‌‍ ‍​‍​‍​ ‍‍​‍​‍‌ ​ ‌‍​‌‌‍ ‍‌‍‍‌‌ ‌​‌ ‍‌​‍ ‍‌‍‍‌‌‍ ​‍​‍​‍ ​​‍​‍‌‍‍​‌ ​‍‌‍‌‌‌‍‌‍​‍​‍​ ‍‍​‍​‍‌‍‍​‌ ‌​‌ ‌​‌ ​​‌ ​ ​ ‍‍​‍ ​‍ ‌‍ ‌‌‍​‌‌‍​ ‌‍‍ ‌‍​‌‌ ‍‌​‍ ‌‌‍‌ ‌‍ ‌‍ ‌‍‌​‌ ‌ ‌‍‍‌‌‍ ‍​‍ ‍‌ ​ ‌‍​‌‌‍ ‍‌‍‍‌‌ ‌​‌ ‍‌​‍ ‍‌ ​ ‌ ‌​‌ ‌‌‌‍‌​‌‍‍‌‌‍ ​‍ ‌ ​ ‌ ‌​‌ ‌‌‌‍‌​‌‍‍‌‌‍ ​‍ ‌‍‍‌‌‍ ‍‌ ‌​‌‍‌‌‌‍ ‍‌ ‌​​‍ ‌‍‌‌‌‍‌​‌‍‍‌‌ ‌​​‍ ‌‍ ‌‌‍ ‌‍‌​‌‍‌‌​ ‌‌ ​​‌ ​‍‌‍‌‌‌ ​ ‌‍‌‌‌‍ ‍‌ ‌​‌‍​‌‌ ‌​‌‍‍‌‌‍ ‌‍ ‍​ ‍ ‌‍‍‌‌‍‌​​ ‌​ ‍​​ ‌​​ ​​‌‍​ ​ ‌​​ ‍​​ ‌​​ ​‍​‍ ‌‌‍​‌​ ​ ‌‍​‍‌‍​‍​‍ ‌​ ‌​​ ​ ‌‍‌‌​ ‌ ​‍ ‌‌‍​‌‌‍‌‌‌‍‌‌​ ‌​​‍ ‌‌‍‌‍‌‍​‌​ ‌ ‌‍​‍​ ​‌​ ​ ​ ‌‍​ ​‌‌‍​ ​ ‍​‌‍​ ‌‍‌‌​ ‍ ‌ ‌​‌ ‍‌‌ ​​‌‍‌‌​ ‌‌ ​​‌‍ ‌ ​ ‌ ‌​​ ‍ ‌ ​​‌‍​‌‌ ‌​‌‍‍​​ ‌‌‍​ ‌‍ ‌‍ ‍‌ ‌​‌‍‌‌‌‍ ‍‌ ‌​​‍‌‌​ ‌‌‌​​‍‌‌ ‌‍‍ ‌‍‌‌‌ ‍‌​‍‌‌​ ​ ‌​‌​​‍‌‌​ ​ ‌​‌​​‍‌‌​ ​‍​ ​‍‌‍​ ​ ​​‌‍​‌‌‍‌​​ ​ ‌‍​‌​ ‌‌​ ​​​ ​‍​ ‍​​ ‌​​ ​​​‍‌‌​ ​‍​ ​‍​‍‌‌​ ‌‌‌​‌​​‍ ‍‌‍​ ‌‍‍​‌‍‍‌‌‍ ​‌‍‌​‌ ​‍‌‍‌‌‌‍ ‍​‍‌‌​ ‌‌‌​​‍‌‌ ‌‍‍ ‌‍‌‌‌ ‍‌​‍‌‌​ ​ ‌​‌​​‍‌‌​ ​ ‌​‌​​‍‌‌​ ​‍​ ​‍​ ​‌​ ‌ ‌‍‌‌‌‍‌​‌‍‌​‌‍​‌​ ​‍‌‍‌‍​ ‌ ​ ‌‌‌‍​‌​ ​‍​‍‌‌​ ​‍​ ​‍​‍‌‌​ ‌‌‌​‌​​‍ ‍‌ ‌​‌‍‌‌‌ ‍​‌ ‌​​ ‌‍​‍‌‍​‌‌ ​ ‌‍‌‌‌‌‌‌‌ ​‍‌‍ ​​ ‌‌‍‍​‌ ‌​‌ ‌​‌ ​​‌ ​ ​‍‌‌​ ​ ‌​​‌​‍‌‌​ ​‍‌​‌‍​‍‌‌​ ​‍‌​‌‍‌‍ ‌‌‍​‌‌‍​ ‌‍‍ ‌‍​‌‌ ‍‌​‍ ‌‌‍‌ ‌‍ ‌‍ ‌‍‌​‌ ‌ ‌‍‍‌‌‍ ‍​‍ ‍‌ ​ ‌‍​‌‌‍ ‍‌‍‍‌‌ ‌​‌ ‍‌​‍ ‍‌ ​ ‌ ‌​‌ ‌‌‌‍‌​‌‍‍‌‌‍ ​‍‌‌​ ​‍‌​‌‍‌ ​ ‌ ‌​‌ ‌‌‌‍‌​‌‍‍‌‌‍ ​‍‌‍‌‍‍‌‌‍‌​​ ‌​ ‍​​ ‌​​ ​​‌‍​ ​ ‌​​ ‍​​ ‌​​ ​‍​‍ ‌‌‍​‌​ ​ ‌‍​‍‌‍​‍​‍ ‌​ ‌​​ ​ ‌‍‌‌​ ‌ ​‍ ‌‌‍​‌‌‍‌‌‌‍‌‌​ ‌​​‍ ‌‌‍‌‍‌‍​‌​ ‌ ‌‍​‍​ ​‌​ ​ ​ ‌‍​ ​‌‌‍​ ​ ‍​‌‍​ ‌‍‌‌​‍‌‍‌ ‌​‌ ‍‌‌ ​​‌‍‌‌​ ‌‌ ​​‌‍ ‌ ​ ‌ ‌​​‍‌‍‌ ​​‌‍​‌‌ ‌​‌‍‍​​ ‌‌‍​ ‌‍ ‌‍ ‍‌ ‌​‌‍‌‌‌‍ ‍‌ ‌​​‍‌‌​ ‌‌‌​​‍‌‌ ‌‍‍ ‌‍‌‌‌ ‍‌​‍‌‌​ ​ ‌​‌​​‍‌‌​ ​ ‌​‌​​‍‌‌​ ​‍​ ​‍‌‍​ ​ ​​‌‍​‌‌‍‌​​ ​ ‌‍​‌​ ‌‌​ ​​​ ​‍​ ‍​​ ‌​​ ​​​‍‌‌​ ​‍​ ​‍​‍‌‌​ ‌‌‌​‌​​‍ ‍‌‍​ ‌‍‍​‌‍‍‌‌‍ ​‌‍‌​‌ ​‍‌‍‌‌‌‍ ‍​‍‌‌​ ‌‌‌​​‍‌‌ ‌‍‍ ‌‍‌‌‌ ‍‌​‍‌‌​ ​ ‌​‌​​‍‌‌​ ​ ‌​‌​​‍‌‌​ ​‍​ ​‍​ ​‌​ ‌ ‌‍‌‌‌‍‌​‌‍‌​‌‍​‌​ ​‍‌‍‌‍​ ‌ ​ ‌‌‌‍​‌​ ​‍​‍‌‌​ ​‍​ ​‍​‍‌‌​ ‌‌‌​‌​​‍ ‍‌ ‌​‌‍‌‌‌ ‍​‌ ‌​​‍‌‍‌ ​​‌‍‌‌‌ ​‍‌ ​ ‌ ​​‌‍‌‌‌‍​ ‌ ‌​‌‍‍‌‌ ‌‍‌‍‌‌​ ‌‌ ​​‌ ‌‌‌‍​‍‌‍ ​‌‍‍‌‌ ​ ‌‍‍​‌‍‌‌‌‍‌​​‍​‍‌ ‌
PMSIs are still one of the strongest tools you have to protect what
your business is owed. The PPSA changes don't take that away. If
anything, the reforms make the system easier to use, provided you
keep your registrations clean and your timing tight.​​​​‌ ‍ ​‍​‍‌‍ ‌ ​‍‌‍‍‌‌‍‌ ‌‍‍‌‌‍ ‍​‍​‍​ ‍‍​‍​‍‌ ​ ‌‍​‌‌‍ ‍‌‍‍‌‌ ‌​‌ ‍‌​‍ ‍‌‍‍‌‌‍ ​‍​‍​‍ ​​‍​‍‌‍‍​‌ ​‍‌‍‌‌‌‍‌‍​‍​‍​ ‍‍​‍​‍‌‍‍​‌ ‌​‌ ‌​‌ ​​‌ ​ ​ ‍‍​‍ ​‍ ‌‍ ‌‌‍​‌‌‍​ ‌‍‍ ‌‍​‌‌ ‍‌​‍ ‌‌‍‌ ‌‍ ‌‍ ‌‍‌​‌ ‌ ‌‍‍‌‌‍ ‍​‍ ‍‌ ​ ‌‍​‌‌‍ ‍‌‍‍‌‌ ‌​‌ ‍‌​‍ ‍‌ ​ ‌ ‌​‌ ‌‌‌‍‌​‌‍‍‌‌‍ ​‍ ‌ ​ ‌ ‌​‌ ‌‌‌‍‌​‌‍‍‌‌‍ ​‍ ‌‍‍‌‌‍ ‍‌ ‌​‌‍‌‌‌‍ ‍‌ ‌​​‍ ‌‍‌‌‌‍‌​‌‍‍‌‌ ‌​​‍ ‌‍ ‌‌‍ ‌‍‌​‌‍‌‌​ ‌‌ ​​‌ ​‍‌‍‌‌‌ ​ ‌‍‌‌‌‍ ‍‌ ‌​‌‍​‌‌ ‌​‌‍‍‌‌‍ ‌‍ ‍​ ‍ ‌‍‍‌‌‍‌​​ ‌​ ‍​​ ‌​​ ​​‌‍​ ​ ‌​​ ‍​​ ‌​​ ​‍​‍ ‌‌‍​‌​ ​ ‌‍​‍‌‍​‍​‍ ‌​ ‌​​ ​ ‌‍‌‌​ ‌ ​‍ ‌‌‍​‌‌‍‌‌‌‍‌‌​ ‌​​‍ ‌‌‍‌‍‌‍​‌​ ‌ ‌‍​‍​ ​‌​ ​ ​ ‌‍​ ​‌‌‍​ ​ ‍​‌‍​ ‌‍‌‌​ ‍ ‌ ‌​‌ ‍‌‌ ​​‌‍‌‌​ ‌‌ ​​‌‍ ‌ ​ ‌ ‌​​ ‍ ‌ ​​‌‍​‌‌ ‌​‌‍‍​​ ‌‌‍​ ‌‍ ‌‍ ‍‌ ‌​‌‍‌‌‌‍ ‍‌ ‌​​‍‌‌​ ‌‌‌​​‍‌‌ ‌‍‍ ‌‍‌‌‌ ‍‌​‍‌‌​ ​ ‌​‌​​‍‌‌​ ​ ‌​‌​​‍‌‌​ ​‍​ ​‍​ ‍‌‌‍​ ‌‍‌‍‌‍‌‍​ ​ ​ ​​​ ‌ ​ ​‍‌‍​‌‌‍​ ‌‍‌​​ ‌‌​‍‌‌​ ​‍​ ​‍​‍‌‌​ ‌‌‌​‌​​‍ ‍‌‍​ ‌‍‍​‌‍‍‌‌‍ ​‌‍‌​‌ ​‍‌‍‌‌‌‍ ‍​‍‌‌​ ‌‌‌​​‍‌‌ ‌‍‍ ‌‍‌‌‌ ‍‌​‍‌‌​ ​ ‌​‌​​‍‌‌​ ​ ‌​‌​​‍‌‌​ ​‍​ ​‍​ ​‌​ ​‌​ ​ ​ ​‍‌‍​ ‌‍​‌‌‍‌‍‌‍​‌​ ​​‌‍​‍​ ​ ‌‍​ ​‍‌‌​ ​‍​ ​‍​‍‌‌​ ‌‌‌​‌​​‍ ‍‌ ‌​‌‍‌‌‌ ‍​‌ ‌​​ ‌‍​‍‌‍​‌‌ ​ ‌‍‌‌‌‌‌‌‌ ​‍‌‍ ​​ ‌‌‍‍​‌ ‌​‌ ‌​‌ ​​‌ ​ ​‍‌‌​ ​ ‌​​‌​‍‌‌​ ​‍‌​‌‍​‍‌‌​ ​‍‌​‌‍‌‍ ‌‌‍​‌‌‍​ ‌‍‍ ‌‍​‌‌ ‍‌​‍ ‌‌‍‌ ‌‍ ‌‍ ‌‍‌​‌ ‌ ‌‍‍‌‌‍ ‍​‍ ‍‌ ​ ‌‍​‌‌‍ ‍‌‍‍‌‌ ‌​‌ ‍‌​‍ ‍‌ ​ ‌ ‌​‌ ‌‌‌‍‌​‌‍‍‌‌‍ ​‍‌‌​ ​‍‌​‌‍‌ ​ ‌ ‌​‌ ‌‌‌‍‌​‌‍‍‌‌‍ ​‍‌‍‌‍‍‌‌‍‌​​ ‌​ ‍​​ ‌​​ ​​‌‍​ ​ ‌​​ ‍​​ ‌​​ ​‍​‍ ‌‌‍​‌​ ​ ‌‍​‍‌‍​‍​‍ ‌​ ‌​​ ​ ‌‍‌‌​ ‌ ​‍ ‌‌‍​‌‌‍‌‌‌‍‌‌​ ‌​​‍ ‌‌‍‌‍‌‍​‌​ ‌ ‌‍​‍​ ​‌​ ​ ​ ‌‍​ ​‌‌‍​ ​ ‍​‌‍​ ‌‍‌‌​‍‌‍‌ ‌​‌ ‍‌‌ ​​‌‍‌‌​ ‌‌ ​​‌‍ ‌ ​ ‌ ‌​​‍‌‍‌ ​​‌‍​‌‌ ‌​‌‍‍​​ ‌‌‍​ ‌‍ ‌‍ ‍‌ ‌​‌‍‌‌‌‍ ‍‌ ‌​​‍‌‌​ ‌‌‌​​‍‌‌ ‌‍‍ ‌‍‌‌‌ ‍‌​‍‌‌​ ​ ‌​‌​​‍‌‌​ ​ ‌​‌​​‍‌‌​ ​‍​ ​‍​ ‍‌‌‍​ ‌‍‌‍‌‍‌‍​ ​ ​ ​​​ ‌ ​ ​‍‌‍​‌‌‍​ ‌‍‌​​ ‌‌​‍‌‌​ ​‍​ ​‍​‍‌‌​ ‌‌‌​‌​​‍ ‍‌‍​ ‌‍‍​‌‍‍‌‌‍ ​‌‍‌​‌ ​‍‌‍‌‌‌‍ ‍​‍‌‌​ ‌‌‌​​‍‌‌ ‌‍‍ ‌‍‌‌‌ ‍‌​‍‌‌​ ​ ‌​‌​​‍‌‌​ ​ ‌​‌​​‍‌‌​ ​‍​ ​‍​ ​‌​ ​‌​ ​ ​ ​‍‌‍​ ‌‍​‌‌‍‌‍‌‍​‌​ ​​‌‍​‍​ ​ ‌‍​ ​‍‌‌​ ​‍​ ​‍​‍‌‌​ ‌‌‌​‌​​‍ ‍‌ ‌​‌‍‌‌‌ ‍​‌ ‌​​‍‌‍‌ ​​‌‍‌‌‌ ​‍‌ ​ ‌ ​​‌‍‌‌‌‍​ ‌ ‌​‌‍‍‌‌ ‌‍‌‍‌‌​ ‌‌ ​​‌ ‌‌‌‍​‍‌‍ ​‌‍‍‌‌ ​ ‌‍‍​‌‍‌‌‌‍‌​​‍​‍‌ ‌
The rules can feel complex, but the core idea is simple. Get the
security agreement right. Get the registration right. Hit the deadlines.
Do those three things, and you put your business in a stronger
position than most of your competitors.​​​​‌ ‍ ​‍​‍‌‍ ‌ ​‍‌‍‍‌‌‍‌ ‌‍‍‌‌‍ ‍​‍​‍​ ‍‍​‍​‍‌ ​ ‌‍​‌‌‍ ‍‌‍‍‌‌ ‌​‌ ‍‌​‍ ‍‌‍‍‌‌‍ ​‍​‍​‍ ​​‍​‍‌‍‍​‌ ​‍‌‍‌‌‌‍‌‍​‍​‍​ ‍‍​‍​‍‌‍‍​‌ ‌​‌ ‌​‌ ​​‌ ​ ​ ‍‍​‍ ​‍ ‌‍ ‌‌‍​‌‌‍​ ‌‍‍ ‌‍​‌‌ ‍‌​‍ ‌‌‍‌ ‌‍ ‌‍ ‌‍‌​‌ ‌ ‌‍‍‌‌‍ ‍​‍ ‍‌ ​ ‌‍​‌‌‍ ‍‌‍‍‌‌ ‌​‌ ‍‌​‍ ‍‌ ​ ‌ ‌​‌ ‌‌‌‍‌​‌‍‍‌‌‍ ​‍ ‌ ​ ‌ ‌​‌ ‌‌‌‍‌​‌‍‍‌‌‍ ​‍ ‌‍‍‌‌‍ ‍‌ ‌​‌‍‌‌‌‍ ‍‌ ‌​​‍ ‌‍‌‌‌‍‌​‌‍‍‌‌ ‌​​‍ ‌‍ ‌‌‍ ‌‍‌​‌‍‌‌​ ‌‌ ​​‌ ​‍‌‍‌‌‌ ​ ‌‍‌‌‌‍ ‍‌ ‌​‌‍​‌‌ ‌​‌‍‍‌‌‍ ‌‍ ‍​ ‍ ‌‍‍‌‌‍‌​​ ‌​ ‍​​ ‌​​ ​​‌‍​ ​ ‌​​ ‍​​ ‌​​ ​‍​‍ ‌‌‍​‌​ ​ ‌‍​‍‌‍​‍​‍ ‌​ ‌​​ ​ ‌‍‌‌​ ‌ ​‍ ‌‌‍​‌‌‍‌‌‌‍‌‌​ ‌​​‍ ‌‌‍‌‍‌‍​‌​ ‌ ‌‍​‍​ ​‌​ ​ ​ ‌‍​ ​‌‌‍​ ​ ‍​‌‍​ ‌‍‌‌​ ‍ ‌ ‌​‌ ‍‌‌ ​​‌‍‌‌​ ‌‌ ​​‌‍ ‌ ​ ‌ ‌​​ ‍ ‌ ​​‌‍​‌‌ ‌​‌‍‍​​ ‌‌‍​ ‌‍ ‌‍ ‍‌ ‌​‌‍‌‌‌‍ ‍‌ ‌​​‍‌‌​ ‌‌‌​​‍‌‌ ‌‍‍ ‌‍‌‌‌ ‍‌​‍‌‌​ ​ ‌​‌​​‍‌‌​ ​ ‌​‌​​‍‌‌​ ​‍​ ​‍‌‍‌​​ ​ ‌‍‌‌‌‍​ ​ ​‌‌‍​ ​ ‍​​ ‌​​ ‌‌​ ‌‍‌‍​ ​ ​​​‍‌‌​ ​‍​ ​‍​‍‌‌​ ‌‌‌​‌​​‍ ‍‌‍​ ‌‍‍​‌‍‍‌‌‍ ​‌‍‌​‌ ​‍‌‍‌‌‌‍ ‍​‍‌‌​ ‌‌‌​​‍‌‌ ‌‍‍ ‌‍‌‌‌ ‍‌​‍‌‌​ ​ ‌​‌​​‍‌‌​ ​ ‌​‌​​‍‌‌​ ​‍​ ​‍‌‍​ ‌‍​‌​ ​‍‌‍​‍‌‍​ ​ ​‍​ ‍‌‌‍​‌‌‍‌​‌‍‌‍​ ‌ ​ ​‍​‍‌‌​ ​‍​ ​‍​‍‌‌​ ‌‌‌​‌​​‍ ‍‌ ‌​‌‍‌‌‌ ‍​‌ ‌​​ ‌‍​‍‌‍​‌‌ ​ ‌‍‌‌‌‌‌‌‌ ​‍‌‍ ​​ ‌‌‍‍​‌ ‌​‌ ‌​‌ ​​‌ ​ ​‍‌‌​ ​ ‌​​‌​‍‌‌​ ​‍‌​‌‍​‍‌‌​ ​‍‌​‌‍‌‍ ‌‌‍​‌‌‍​ ‌‍‍ ‌‍​‌‌ ‍‌​‍ ‌‌‍‌ ‌‍ ‌‍ ‌‍‌​‌ ‌ ‌‍‍‌‌‍ ‍​‍ ‍‌ ​ ‌‍​‌‌‍ ‍‌‍‍‌‌ ‌​‌ ‍‌​‍ ‍‌ ​ ‌ ‌​‌ ‌‌‌‍‌​‌‍‍‌‌‍ ​‍‌‌​ ​‍‌​‌‍‌ ​ ‌ ‌​‌ ‌‌‌‍‌​‌‍‍‌‌‍ ​‍‌‍‌‍‍‌‌‍‌​​ ‌​ ‍​​ ‌​​ ​​‌‍​ ​ ‌​​ ‍​​ ‌​​ ​‍​‍ ‌‌‍​‌​ ​ ‌‍​‍‌‍​‍​‍ ‌​ ‌​​ ​ ‌‍‌‌​ ‌ ​‍ ‌‌‍​‌‌‍‌‌‌‍‌‌​ ‌​​‍ ‌‌‍‌‍‌‍​‌​ ‌ ‌‍​‍​ ​‌​ ​ ​ ‌‍​ ​‌‌‍​ ​ ‍​‌‍​ ‌‍‌‌​‍‌‍‌ ‌​‌ ‍‌‌ ​​‌‍‌‌​ ‌‌ ​​‌‍ ‌ ​ ‌ ‌​​‍‌‍‌ ​​‌‍​‌‌ ‌​‌‍‍​​ ‌‌‍​ ‌‍ ‌‍ ‍‌ ‌​‌‍‌‌‌‍ ‍‌ ‌​​‍‌‌​ ‌‌‌​​‍‌‌ ‌‍‍ ‌‍‌‌‌ ‍‌​‍‌‌​ ​ ‌​‌​​‍‌‌​ ​ ‌​‌​​‍‌‌​ ​‍​ ​‍‌‍‌​​ ​ ‌‍‌‌‌‍​ ​ ​‌‌‍​ ​ ‍​​ ‌​​ ‌‌​ ‌‍‌‍​ ​ ​​​‍‌‌​ ​‍​ ​‍​‍‌‌​ ‌‌‌​‌​​‍ ‍‌‍​ ‌‍‍​‌‍‍‌‌‍ ​‌‍‌​‌ ​‍‌‍‌‌‌‍ ‍​‍‌‌​ ‌‌‌​​‍‌‌ ‌‍‍ ‌‍‌‌‌ ‍‌​‍‌‌​ ​ ‌​‌​​‍‌‌​ ​ ‌​‌​​‍‌‌​ ​‍​ ​‍‌‍​ ‌‍​‌​ ​‍‌‍​‍‌‍​ ​ ​‍​ ‍‌‌‍​‌‌‍‌​‌‍‌‍​ ‌ ​ ​‍​‍‌‌​ ​‍​ ​‍​‍‌‌​ ‌‌‌​‌​​‍ ‍‌ ‌​‌‍‌‌‌ ‍​‌ ‌​​‍‌‍‌ ​​‌‍‌‌‌ ​‍‌ ​ ‌ ​​‌‍‌‌‌‍​ ‌ ‌​‌‍‍‌‌ ‌‍‌‍‌‌​ ‌‌ ​​‌ ‌‌‌‍​‍‌‍ ​‌‍‍‌‌ ​ ‌‍‍​‌‍‌‌‌‍‌​​‍​‍‌ ‌
If you're a director, supplier, or lender unsure about how the new
rules apply to your situation, our team is here to help. We work with
small businesses across Australia to protect their position before
insolvency​​​​‌ ‍ ​‍​‍‌‍ ‌ ​‍‌‍‍‌‌‍‌ ‌‍‍‌‌‍ ‍​‍​‍​ ‍‍​‍​‍‌ ​ ‌‍​‌‌‍ ‍‌‍‍‌‌ ‌​‌ ‍‌​‍ ‍‌‍‍‌‌‍ ​‍​‍​‍ ​​‍​‍‌‍‍​‌ ​‍‌‍‌‌‌‍‌‍​‍​‍​ ‍‍​‍​‍‌‍‍​‌ ‌​‌ ‌​‌ ​​‌ ​ ​ ‍‍​‍ ​‍ ‌‍ ‌‌‍​‌‌‍​ ‌‍‍ ‌‍​‌‌ ‍‌​‍ ‌‌‍‌ ‌‍ ‌‍ ‌‍‌​‌ ‌ ‌‍‍‌‌‍ ‍​‍ ‍‌ ​ ‌‍​‌‌‍ ‍‌‍‍‌‌ ‌​‌ ‍‌​‍ ‍‌ ​ ‌ ‌​‌ ‌‌‌‍‌​‌‍‍‌‌‍ ​‍ ‌ ​ ‌ ‌​‌ ‌‌‌‍‌​‌‍‍‌‌‍ ​‍ ‌‍‍‌‌‍ ‍‌ ‌​‌‍‌‌‌‍ ‍‌ ‌​​‍ ‌‍‌‌‌‍‌​‌‍‍‌‌ ‌​​‍ ‌‍ ‌‌‍ ‌‍‌​‌‍‌‌​ ‌‌ ​​‌ ​‍‌‍‌‌‌ ​ ‌‍‌‌‌‍ ‍‌ ‌​‌‍​‌‌ ‌​‌‍‍‌‌‍ ‌‍ ‍​ ‍ ‌‍‍‌‌‍‌​​ ‌​ ‍​​ ‌​​ ​​‌‍​ ​ ‌​​ ‍​​ ‌​​ ​‍​‍ ‌‌‍​‌​ ​ ‌‍​‍‌‍​‍​‍ ‌​ ‌​​ ​ ‌‍‌‌​ ‌ ​‍ ‌‌‍​‌‌‍‌‌‌‍‌‌​ ‌​​‍ ‌‌‍‌‍‌‍​‌​ ‌ ‌‍​‍​ ​‌​ ​ ​ ‌‍​ ​‌‌‍​ ​ ‍​‌‍​ ‌‍‌‌​ ‍ ‌ ‌​‌ ‍‌‌ ​​‌‍‌‌​ ‌‌ ​​‌‍ ‌ ​ ‌ ‌​​ ‍ ‌ ​​‌‍​‌‌ ‌​‌‍‍​​ ‌‌‍​ ‌‍ ‌‍ ‍‌ ‌​‌‍‌‌‌‍ ‍‌ ‌​​‍‌‌​ ‌‌‌​​‍‌‌ ‌‍‍ ‌‍‌‌‌ ‍‌​‍‌‌​ ​ ‌​‌​​‍‌‌​ ​ ‌​‌​​‍‌‌​ ​‍​ ​‍​ ‍​‌‍‌‌‌‍​ ‌‍‌‍​ ​​‌‍‌‌‌‍‌‌​ ‍​‌‍‌‍​ ‌‌‌‍​ ‌‍‌​​‍‌‌​ ​‍​ ​‍​‍‌‌​ ‌‌‌​‌​​‍ ‍‌‍​ ‌‍‍​‌‍‍‌‌‍ ​‌‍‌​‌ ​‍‌‍‌‌‌‍ ‍​‍‌‌​ ‌‌‌​​‍‌‌ ‌‍‍ ‌‍‌‌‌ ‍‌​‍‌‌​ ​ ‌​‌​​‍‌‌​ ​ ‌​‌​​‍‌‌​ ​‍​ ​‍‌‍​ ​ ‌ ​ ‌‍‌‍​ ​ ‍​​ ​​​ ​ ‌‍‌​​ ​ ​ ‌ ‌‍​‍​ ‌‌​‍‌‌​ ​‍​ ​‍​‍‌‌​ ‌‌‌​‌​​‍ ‍‌ ‌​‌‍‌‌‌ ‍​‌ ‌​​ ‌‍​‍‌‍​‌‌ ​ ‌‍‌‌‌‌‌‌‌ ​‍‌‍ ​​ ‌‌‍‍​‌ ‌​‌ ‌​‌ ​​‌ ​ ​‍‌‌​ ​ ‌​​‌​‍‌‌​ ​‍‌​‌‍​‍‌‌​ ​‍‌​‌‍‌‍ ‌‌‍​‌‌‍​ ‌‍‍ ‌‍​‌‌ ‍‌​‍ ‌‌‍‌ ‌‍ ‌‍ ‌‍‌​‌ ‌ ‌‍‍‌‌‍ ‍​‍ ‍‌ ​ ‌‍​‌‌‍ ‍‌‍‍‌‌ ‌​‌ ‍‌​‍ ‍‌ ​ ‌ ‌​‌ ‌‌‌‍‌​‌‍‍‌‌‍ ​‍‌‌​ ​‍‌​‌‍‌ ​ ‌ ‌​‌ ‌‌‌‍‌​‌‍‍‌‌‍ ​‍‌‍‌‍‍‌‌‍‌​​ ‌​ ‍​​ ‌​​ ​​‌‍​ ​ ‌​​ ‍​​ ‌​​ ​‍​‍ ‌‌‍​‌​ ​ ‌‍​‍‌‍​‍​‍ ‌​ ‌​​ ​ ‌‍‌‌​ ‌ ​‍ ‌‌‍​‌‌‍‌‌‌‍‌‌​ ‌​​‍ ‌‌‍‌‍‌‍​‌​ ‌ ‌‍​‍​ ​‌​ ​ ​ ‌‍​ ​‌‌‍​ ​ ‍​‌‍​ ‌‍‌‌​‍‌‍‌ ‌​‌ ‍‌‌ ​​‌‍‌‌​ ‌‌ ​​‌‍ ‌ ​ ‌ ‌​​‍‌‍‌ ​​‌‍​‌‌ ‌​‌‍‍​​ ‌‌‍​ ‌‍ ‌‍ ‍‌ ‌​‌‍‌‌‌‍ ‍‌ ‌​​‍‌‌​ ‌‌‌​​‍‌‌ ‌‍‍ ‌‍‌‌‌ ‍‌​‍‌‌​ ​ ‌​‌​​‍‌‌​ ​ ‌​‌​​‍‌‌​ ​‍​ ​‍​ ‍​‌‍‌‌‌‍​ ‌‍‌‍​ ​​‌‍‌‌‌‍‌‌​ ‍​‌‍‌‍​ ‌‌‌‍​ ‌‍‌​​‍‌‌​ ​‍​ ​‍​‍‌‌​ ‌‌‌​‌​​‍ ‍‌‍​ ‌‍‍​‌‍‍‌‌‍ ​‌‍‌​‌ ​‍‌‍‌‌‌‍ ‍​‍‌‌​ ‌‌‌​​‍‌‌ ‌‍‍ ‌‍‌‌‌ ‍‌​‍‌‌​ ​ ‌​‌​​‍‌‌​ ​ ‌​‌​​‍‌‌​ ​‍​ ​‍‌‍​ ​ ‌ ​ ‌‍‌‍​ ​ ‍​​ ​​​ ​ ‌‍‌​​ ​ ​ ‌ ‌‍​‍​ ‌‌​‍‌‌​ ​‍​ ​‍​‍‌‌​ ‌‌‌​‌​​‍ ‍‌ ‌​‌‍‌‌‌ ‍​‌ ‌​​‍‌‍‌ ​​‌‍‌‌‌ ​‍‌ ​ ‌ ​​‌‍‌‌‌‍​ ‌ ‌​‌‍‍‌‌ ‌‍‌‍‌‌​ ‌‌ ​​‌ ‌‌‌‍​‍‌‍ ​‌‍‍‌‌ ​ ‌‍‍​‌‍‌‌‌‍‌​​‍​‍‌ ‌ hits and to recover what they're owed when it does.​​​​‌ ‍ ​‍​‍‌‍ ‌ ​‍‌‍‍‌‌‍‌ ‌‍‍‌‌‍ ‍​‍​‍​ ‍‍​‍​‍‌ ​ ‌‍​‌‌‍ ‍‌‍‍‌‌ ‌​‌ ‍‌​‍ ‍‌‍‍‌‌‍ ​‍​‍​‍ ​​‍​‍‌‍‍​‌ ​‍‌‍‌‌‌‍‌‍​‍​‍​ ‍‍​‍​‍‌‍‍​‌ ‌​‌ ‌​‌ ​​‌ ​ ​ ‍‍​‍ ​‍ ‌‍ ‌‌‍​‌‌‍​ ‌‍‍ ‌‍​‌‌ ‍‌​‍ ‌‌‍‌ ‌‍ ‌‍ ‌‍‌​‌ ‌ ‌‍‍‌‌‍ ‍​‍ ‍‌ ​ ‌‍​‌‌‍ ‍‌‍‍‌‌ ‌​‌ ‍‌​‍ ‍‌ ​ ‌ ‌​‌ ‌‌‌‍‌​‌‍‍‌‌‍ ​‍ ‌ ​ ‌ ‌​‌ ‌‌‌‍‌​‌‍‍‌‌‍ ​‍ ‌‍‍‌‌‍ ‍‌ ‌​‌‍‌‌‌‍ ‍‌ ‌​​‍ ‌‍‌‌‌‍‌​‌‍‍‌‌ ‌​​‍ ‌‍ ‌‌‍ ‌‍‌​‌‍‌‌​ ‌‌ ​​‌ ​‍‌‍‌‌‌ ​ ‌‍‌‌‌‍ ‍‌ ‌​‌‍​‌‌ ‌​‌‍‍‌‌‍ ‌‍ ‍​ ‍ ‌‍‍‌‌‍‌​​ ‌​ ‍​​ ‌​​ ​​‌‍​ ​ ‌​​ ‍​​ ‌​​ ​‍​‍ ‌‌‍​‌​ ​ ‌‍​‍‌‍​‍​‍ ‌​ ‌​​ ​ ‌‍‌‌​ ‌ ​‍ ‌‌‍​‌‌‍‌‌‌‍‌‌​ ‌​​‍ ‌‌‍‌‍‌‍​‌​ ‌ ‌‍​‍​ ​‌​ ​ ​ ‌‍​ ​‌‌‍​ ​ ‍​‌‍​ ‌‍‌‌​ ‍ ‌ ‌​‌ ‍‌‌ ​​‌‍‌‌​ ‌‌ ​​‌‍ ‌ ​ ‌ ‌​​ ‍ ‌ ​​‌‍​‌‌ ‌​‌‍‍​​ ‌‌‍​ ‌‍ ‌‍ ‍‌ ‌​‌‍‌‌‌‍ ‍‌ ‌​​‍‌‌​ ‌‌‌​​‍‌‌ ‌‍‍ ‌‍‌‌‌ ‍‌​‍‌‌​ ​ ‌​‌​​‍‌‌​ ​ ‌​‌​​‍‌‌​ ​‍​ ​‍​ ‍​‌‍‌‌‌‍​ ‌‍‌‍​ ​​‌‍‌‌‌‍‌‌​ ‍​‌‍‌‍​ ‌‌‌‍​ ‌‍‌​​‍‌‌​ ​‍​ ​‍​‍‌‌​ ‌‌‌​‌​​‍ ‍‌‍​ ‌‍‍​‌‍‍‌‌‍ ​‌‍‌​‌ ​‍‌‍‌‌‌‍ ‍​‍‌‌​ ‌‌‌​​‍‌‌ ‌‍‍ ‌‍‌‌‌ ‍‌​‍‌‌​ ​ ‌​‌​​‍‌‌​ ​ ‌​‌​​‍‌‌​ ​‍​ ​‍‌‍‌‍‌‍​ ​ ​‍​ ‌ ‌‍‌‌‌‍‌‍​ ‌‍‌‍‌‌​ ​‍​ ‌​​ ​ ‌‍‌​​‍‌‌​ ​‍​ ​‍​‍‌‌​ ‌‌‌​‌​​‍ ‍‌ ‌​‌‍‌‌‌ ‍​‌ ‌​​ ‌‍​‍‌‍​‌‌ ​ ‌‍‌‌‌‌‌‌‌ ​‍‌‍ ​​ ‌‌‍‍​‌ ‌​‌ ‌​‌ ​​‌ ​ ​‍‌‌​ ​ ‌​​‌​‍‌‌​ ​‍‌​‌‍​‍‌‌​ ​‍‌​‌‍‌‍ ‌‌‍​‌‌‍​ ‌‍‍ ‌‍​‌‌ ‍‌​‍ ‌‌‍‌ ‌‍ ‌‍ ‌‍‌​‌ ‌ ‌‍‍‌‌‍ ‍​‍ ‍‌ ​ ‌‍​‌‌‍ ‍‌‍‍‌‌ ‌​‌ ‍‌​‍ ‍‌ ​ ‌ ‌​‌ ‌‌‌‍‌​‌‍‍‌‌‍ ​‍‌‌​ ​‍‌​‌‍‌ ​ ‌ ‌​‌ ‌‌‌‍‌​‌‍‍‌‌‍ ​‍‌‍‌‍‍‌‌‍‌​​ ‌​ ‍​​ ‌​​ ​​‌‍​ ​ ‌​​ ‍​​ ‌​​ ​‍​‍ ‌‌‍​‌​ ​ ‌‍​‍‌‍​‍​‍ ‌​ ‌​​ ​ ‌‍‌‌​ ‌ ​‍ ‌‌‍​‌‌‍‌‌‌‍‌‌​ ‌​​‍ ‌‌‍‌‍‌‍​‌​ ‌ ‌‍​‍​ ​‌​ ​ ​ ‌‍​ ​‌‌‍​ ​ ‍​‌‍​ ‌‍‌‌​‍‌‍‌ ‌​‌ ‍‌‌ ​​‌‍‌‌​ ‌‌ ​​‌‍ ‌ ​ ‌ ‌​​‍‌‍‌ ​​‌‍​‌‌ ‌​‌‍‍​​ ‌‌‍​ ‌‍ ‌‍ ‍‌ ‌​‌‍‌‌‌‍ ‍‌ ‌​​‍‌‌​ ‌‌‌​​‍‌‌ ‌‍‍ ‌‍‌‌‌ ‍‌​‍‌‌​ ​ ‌​‌​​‍‌‌​ ​ ‌​‌​​‍‌‌​ ​‍​ ​‍​ ‍​‌‍‌‌‌‍​ ‌‍‌‍​ ​​‌‍‌‌‌‍‌‌​ ‍​‌‍‌‍​ ‌‌‌‍​ ‌‍‌​​‍‌‌​ ​‍​ ​‍​‍‌‌​ ‌‌‌​‌​​‍ ‍‌‍​ ‌‍‍​‌‍‍‌‌‍ ​‌‍‌​‌ ​‍‌‍‌‌‌‍ ‍​‍‌‌​ ‌‌‌​​‍‌‌ ‌‍‍ ‌‍‌‌‌ ‍‌​‍‌‌​ ​ ‌​‌​​‍‌‌​ ​ ‌​‌​​‍‌‌​ ​‍​ ​‍‌‍‌‍‌‍​ ​ ​‍​ ‌ ‌‍‌‌‌‍‌‍​ ‌‍‌‍‌‌​ ​‍​ ‌​​ ​ ‌‍‌​​‍‌‌​ ​‍​ ​‍​‍‌‌​ ‌‌‌​‌​​‍ ‍‌ ‌​‌‍‌‌‌ ‍​‌ ‌​​‍‌‍‌ ​​‌‍‌‌‌ ​‍‌ ​ ‌ ​​‌‍‌‌‌‍​ ‌ ‌​‌‍‍‌‌ ‌‍‌‍‌‌​ ‌‌ ​​‌ ‌‌‌‍​‍‌‍ ​‌‍‍‌‌ ​ ‌‍‍​‌‍‌‌‌‍‌​​‍​‍‌ ‌
Speak to our team today​​​​‌ ‍ ​‍​‍‌‍ ‌ ​‍‌‍‍‌‌‍‌ ‌‍‍‌‌‍ ‍​‍​‍​ ‍‍​‍​‍‌ ​ ‌‍​‌‌‍ ‍‌‍‍‌‌ ‌​‌ ‍‌​‍ ‍‌‍‍‌‌‍ ​‍​‍​‍ ​​‍​‍‌‍‍​‌ ​‍‌‍‌‌‌‍‌‍​‍​‍​ ‍‍​‍​‍‌‍‍​‌ ‌​‌ ‌​‌ ​​‌ ​ ​ ‍‍​‍ ​‍ ‌‍ ‌‌‍​‌‌‍​ ‌‍‍ ‌‍​‌‌ ‍‌​‍ ‌‌‍‌ ‌‍ ‌‍ ‌‍‌​‌ ‌ ‌‍‍‌‌‍ ‍​‍ ‍‌ ​ ‌‍​‌‌‍ ‍‌‍‍‌‌ ‌​‌ ‍‌​‍ ‍‌ ​ ‌ ‌​‌ ‌‌‌‍‌​‌‍‍‌‌‍ ​‍ ‌ ​ ‌ ‌​‌ ‌‌‌‍‌​‌‍‍‌‌‍ ​‍ ‌‍‍‌‌‍ ‍‌ ‌​‌‍‌‌‌‍ ‍‌ ‌​​‍ ‌‍‌‌‌‍‌​‌‍‍‌‌ ‌​​‍ ‌‍ ‌‌‍ ‌‍‌​‌‍‌‌​ ‌‌ ​​‌ ​‍‌‍‌‌‌ ​ ‌‍‌‌‌‍ ‍‌ ‌​‌‍​‌‌ ‌​‌‍‍‌‌‍ ‌‍ ‍​ ‍ ‌‍‍‌‌‍‌​​ ‌​ ‍​​ ‌​​ ​​‌‍​ ​ ‌​​ ‍​​ ‌​​ ​‍​‍ ‌‌‍​‌​ ​ ‌‍​‍‌‍​‍​‍ ‌​ ‌​​ ​ ‌‍‌‌​ ‌ ​‍ ‌‌‍​‌‌‍‌‌‌‍‌‌​ ‌​​‍ ‌‌‍‌‍‌‍​‌​ ‌ ‌‍​‍​ ​‌​ ​ ​ ‌‍​ ​‌‌‍​ ​ ‍​‌‍​ ‌‍‌‌​ ‍ ‌ ‌​‌ ‍‌‌ ​​‌‍‌‌​ ‌‌ ​​‌‍ ‌ ​ ‌ ‌​​ ‍ ‌ ​​‌‍​‌‌ ‌​‌‍‍​​ ‌‌‍​ ‌‍ ‌‍ ‍‌ ‌​‌‍‌‌‌‍ ‍‌ ‌​​‍‌‌​ ‌‌‌​​‍‌‌ ‌‍‍ ‌‍‌‌‌ ‍‌​‍‌‌​ ​ ‌​‌​​‍‌‌​ ​ ‌​‌​​‍‌‌​ ​‍​ ​‍​ ​‍‌‍‌‌​ ‌ ​ ​​​ ​‍​ ‍​‌‍​‌​ ‌ ‌‍​‍​ ​​‌‍​‍‌‍​ ​‍‌‌​ ​‍​ ​‍​‍‌‌​ ‌‌‌​‌​​‍ ‍‌‍​ ‌‍‍​‌‍‍‌‌‍ ​‌‍‌​‌ ​‍‌‍‌‌‌‍ ‍​‍‌‌​ ‌‌‌​​‍‌‌ ‌‍‍ ‌‍‌‌‌ ‍‌​‍‌‌​ ​ ‌​‌​​‍‌‌​ ​ ‌​‌​​‍‌‌​ ​‍​ ​‍​ ‌​​ ‍‌​ ‌​‌‍‌‍‌‍​ ​ ‍‌​ ‍‌‌‍‌​‌‍​‍‌‍​ ​ ‌‌​ ‌‌​‍‌‌​ ​‍​ ​‍​‍‌‌​ ‌‌‌​‌​​‍ ‍‌ ‌​‌‍‌‌‌ ‍​‌ ‌​​ ‌‍​‍‌‍​‌‌ ​ ‌‍‌‌‌‌‌‌‌ ​‍‌‍ ​​ ‌‌‍‍​‌ ‌​‌ ‌​‌ ​​‌ ​ ​‍‌‌​ ​ ‌​​‌​‍‌‌​ ​‍‌​‌‍​‍‌‌​ ​‍‌​‌‍‌‍ ‌‌‍​‌‌‍​ ‌‍‍ ‌‍​‌‌ ‍‌​‍ ‌‌‍‌ ‌‍ ‌‍ ‌‍‌​‌ ‌ ‌‍‍‌‌‍ ‍​‍ ‍‌ ​ ‌‍​‌‌‍ ‍‌‍‍‌‌ ‌​‌ ‍‌​‍ ‍‌ ​ ‌ ‌​‌ ‌‌‌‍‌​‌‍‍‌‌‍ ​‍‌‌​ ​‍‌​‌‍‌ ​ ‌ ‌​‌ ‌‌‌‍‌​‌‍‍‌‌‍ ​‍‌‍‌‍‍‌‌‍‌​​ ‌​ ‍​​ ‌​​ ​​‌‍​ ​ ‌​​ ‍​​ ‌​​ ​‍​‍ ‌‌‍​‌​ ​ ‌‍​‍‌‍​‍​‍ ‌​ ‌​​ ​ ‌‍‌‌​ ‌ ​‍ ‌‌‍​‌‌‍‌‌‌‍‌‌​ ‌​​‍ ‌‌‍‌‍‌‍​‌​ ‌ ‌‍​‍​ ​‌​ ​ ​ ‌‍​ ​‌‌‍​ ​ ‍​‌‍​ ‌‍‌‌​‍‌‍‌ ‌​‌ ‍‌‌ ​​‌‍‌‌​ ‌‌ ​​‌‍ ‌ ​ ‌ ‌​​‍‌‍‌ ​​‌‍​‌‌ ‌​‌‍‍​​ ‌‌‍​ ‌‍ ‌‍ ‍‌ ‌​‌‍‌‌‌‍ ‍‌ ‌​​‍‌‌​ ‌‌‌​​‍‌‌ ‌‍‍ ‌‍‌‌‌ ‍‌​‍‌‌​ ​ ‌​‌​​‍‌‌​ ​ ‌​‌​​‍‌‌​ ​‍​ ​‍​ ​‍‌‍‌‌​ ‌ ​ ​​​ ​‍​ ‍​‌‍​‌​ ‌ ‌‍​‍​ ​​‌‍​‍‌‍​ ​‍‌‌​ ​‍​ ​‍​‍‌‌​ ‌‌‌​‌​​‍ ‍‌‍​ ‌‍‍​‌‍‍‌‌‍ ​‌‍‌​‌ ​‍‌‍‌‌‌‍ ‍​‍‌‌​ ‌‌‌​​‍‌‌ ‌‍‍ ‌‍‌‌‌ ‍‌​‍‌‌​ ​ ‌​‌​​‍‌‌​ ​ ‌​‌​​‍‌‌​ ​‍​ ​‍​ ‌​​ ‍‌​ ‌​‌‍‌‍‌‍​ ​ ‍‌​ ‍‌‌‍‌​‌‍​‍‌‍​ ​ ‌‌​ ‌‌​‍‌‌​ ​‍​ ​‍​‍‌‌​ ‌‌‌​‌​​‍ ‍‌ ‌​‌‍‌‌‌ ‍​‌ ‌​​‍‌‍‌ ​​‌‍‌‌‌ ​‍‌ ​ ‌ ​​‌‍‌‌‌‍​ ‌ ‌​‌‍‍‌‌ ‌‍‌‍‌‌​ ‌‌ ​​‌ ‌‌‌‍​‍‌‍ ​‌‍‍‌‌ ​ ‌‍‍​‌‍‌‌‌‍‌​​‍​‍‌ ‌ for a free, confidential conversation about
where your business stands.​​​​‌ ‍ ​‍​‍‌‍ ‌ ​‍‌‍‍‌‌‍‌ ‌‍‍‌‌‍ ‍​‍​‍​ ‍‍​‍​‍‌ ​ ‌‍​‌‌‍ ‍‌‍‍‌‌ ‌​‌ ‍‌​‍ ‍‌‍‍‌‌‍ ​‍​‍​‍ ​​‍​‍‌‍‍​‌ ​‍‌‍‌‌‌‍‌‍​‍​‍​ ‍‍​‍​‍‌‍‍​‌ ‌​‌ ‌​‌ ​​‌ ​ ​ ‍‍​‍ ​‍ ‌‍ ‌‌‍​‌‌‍​ ‌‍‍ ‌‍​‌‌ ‍‌​‍ ‌‌‍‌ ‌‍ ‌‍ ‌‍‌​‌ ‌ ‌‍‍‌‌‍ ‍​‍ ‍‌ ​ ‌‍​‌‌‍ ‍‌‍‍‌‌ ‌​‌ ‍‌​‍ ‍‌ ​ ‌ ‌​‌ ‌‌‌‍‌​‌‍‍‌‌‍ ​‍ ‌ ​ ‌ ‌​‌ ‌‌‌‍‌​‌‍‍‌‌‍ ​‍ ‌‍‍‌‌‍ ‍‌ ‌​‌‍‌‌‌‍ ‍‌ ‌​​‍ ‌‍‌‌‌‍‌​‌‍‍‌‌ ‌​​‍ ‌‍ ‌‌‍ ‌‍‌​‌‍‌‌​ ‌‌ ​​‌ ​‍‌‍‌‌‌ ​ ‌‍‌‌‌‍ ‍‌ ‌​‌‍​‌‌ ‌​‌‍‍‌‌‍ ‌‍ ‍​ ‍ ‌‍‍‌‌‍‌​​ ‌​ ‍​​ ‌​​ ​​‌‍​ ​ ‌​​ ‍​​ ‌​​ ​‍​‍ ‌‌‍​‌​ ​ ‌‍​‍‌‍​‍​‍ ‌​ ‌​​ ​ ‌‍‌‌​ ‌ ​‍ ‌‌‍​‌‌‍‌‌‌‍‌‌​ ‌​​‍ ‌‌‍‌‍‌‍​‌​ ‌ ‌‍​‍​ ​‌​ ​ ​ ‌‍​ ​‌‌‍​ ​ ‍​‌‍​ ‌‍‌‌​ ‍ ‌ ‌​‌ ‍‌‌ ​​‌‍‌‌​ ‌‌ ​​‌‍ ‌ ​ ‌ ‌​​ ‍ ‌ ​​‌‍​‌‌ ‌​‌‍‍​​ ‌‌‍​ ‌‍ ‌‍ ‍‌ ‌​‌‍‌‌‌‍ ‍‌ ‌​​‍‌‌​ ‌‌‌​​‍‌‌ ‌‍‍ ‌‍‌‌‌ ‍‌​‍‌‌​ ​ ‌​‌​​‍‌‌​ ​ ‌​‌​​‍‌‌​ ​‍​ ​‍​ ​‍‌‍‌‌​ ‌ ​ ​​​ ​‍​ ‍​‌‍​‌​ ‌ ‌‍​‍​ ​​‌‍​‍‌‍​ ​‍‌‌​ ​‍​ ​‍​‍‌‌​ ‌‌‌​‌​​‍ ‍‌‍​ ‌‍‍​‌‍‍‌‌‍ ​‌‍‌​‌ ​‍‌‍‌‌‌‍ ‍​‍‌‌​ ‌‌‌​​‍‌‌ ‌‍‍ ‌‍‌‌‌ ‍‌​‍‌‌​ ​ ‌​‌​​‍‌‌​ ​ ‌​‌​​‍‌‌​ ​‍​ ​‍‌‍‌‌​ ‌‌​ ‍​‌‍‌​​ ​‍​ ‌‌​ ‌ ​ ‌‌‌‍‌‍​ ​​‌‍‌‍‌‍‌‌​‍‌‌​ ​‍​ ​‍​‍‌‌​ ‌‌‌​‌​​‍ ‍‌ ‌​‌‍‌‌‌ ‍​‌ ‌​​ ‌‍​‍‌‍​‌‌ ​ ‌‍‌‌‌‌‌‌‌ ​‍‌‍ ​​ ‌‌‍‍​‌ ‌​‌ ‌​‌ ​​‌ ​ ​‍‌‌​ ​ ‌​​‌​‍‌‌​ ​‍‌​‌‍​‍‌‌​ ​‍‌​‌‍‌‍ ‌‌‍​‌‌‍​ ‌‍‍ ‌‍​‌‌ ‍‌​‍ ‌‌‍‌ ‌‍ ‌‍ ‌‍‌​‌ ‌ ‌‍‍‌‌‍ ‍​‍ ‍‌ ​ ‌‍​‌‌‍ ‍‌‍‍‌‌ ‌​‌ ‍‌​‍ ‍‌ ​ ‌ ‌​‌ ‌‌‌‍‌​‌‍‍‌‌‍ ​‍‌‌​ ​‍‌​‌‍‌ ​ ‌ ‌​‌ ‌‌‌‍‌​‌‍‍‌‌‍ ​‍‌‍‌‍‍‌‌‍‌​​ ‌​ ‍​​ ‌​​ ​​‌‍​ ​ ‌​​ ‍​​ ‌​​ ​‍​‍ ‌‌‍​‌​ ​ ‌‍​‍‌‍​‍​‍ ‌​ ‌​​ ​ ‌‍‌‌​ ‌ ​‍ ‌‌‍​‌‌‍‌‌‌‍‌‌​ ‌​​‍ ‌‌‍‌‍‌‍​‌​ ‌ ‌‍​‍​ ​‌​ ​ ​ ‌‍​ ​‌‌‍​ ​ ‍​‌‍​ ‌‍‌‌​‍‌‍‌ ‌​‌ ‍‌‌ ​​‌‍‌‌​ ‌‌ ​​‌‍ ‌ ​ ‌ ‌​​‍‌‍‌ ​​‌‍​‌‌ ‌​‌‍‍​​ ‌‌‍​ ‌‍ ‌‍ ‍‌ ‌​‌‍‌‌‌‍ ‍‌ ‌​​‍‌‌​ ‌‌‌​​‍‌‌ ‌‍‍ ‌‍‌‌‌ ‍‌​‍‌‌​ ​ ‌​‌​​‍‌‌​ ​ ‌​‌​​‍‌‌​ ​‍​ ​‍​ ​‍‌‍‌‌​ ‌ ​ ​​​ ​‍​ ‍​‌‍​‌​ ‌ ‌‍​‍​ ​​‌‍​‍‌‍​ ​‍‌‌​ ​‍​ ​‍​‍‌‌​ ‌‌‌​‌​​‍ ‍‌‍​ ‌‍‍​‌‍‍‌‌‍ ​‌‍‌​‌ ​‍‌‍‌‌‌‍ ‍​‍‌‌​ ‌‌‌​​‍‌‌ ‌‍‍ ‌‍‌‌‌ ‍‌​‍‌‌​ ​ ‌​‌​​‍‌‌​ ​ ‌​‌​​‍‌‌​ ​‍​ ​‍‌‍‌‌​ ‌‌​ ‍​‌‍‌​​ ​‍​ ‌‌​ ‌ ​ ‌‌‌‍‌‍​ ​​‌‍‌‍‌‍‌‌​‍‌‌​ ​‍​ ​‍​‍‌‌​ ‌‌‌​‌​​‍ ‍‌ ‌​‌‍‌‌‌ ‍​‌ ‌​​‍‌‍‌ ​​‌‍‌‌‌ ​‍‌ ​ ‌ ​​‌‍‌‌‌‍​ ‌ ‌​‌‍‍‌‌ ‌‍‌‍‌‌​ ‌‌ ​​‌ ‌‌‌‍​‍‌‍ ​‌‍‍‌‌ ​ ‌‍‍​‌‍‌‌‌‍‌​​‍​‍‌ ‌
FAQs​​​​‌ ‍ ​‍​‍‌‍ ‌ ​‍‌‍‍‌‌‍‌ ‌‍‍‌‌‍ ‍​‍​‍​ ‍‍​‍​‍‌ ​ ‌‍​‌‌‍ ‍‌‍‍‌‌ ‌​‌ ‍‌​‍ ‍‌‍‍‌‌‍ ​‍​‍​‍ ​​‍​‍‌‍‍​‌ ​‍‌‍‌‌‌‍‌‍​‍​‍​ ‍‍​‍​‍‌‍‍​‌ ‌​‌ ‌​‌ ​​‌ ​ ​ ‍‍​‍ ​‍ ‌‍ ‌‌‍​‌‌‍​ ‌‍‍ ‌‍​‌‌ ‍‌​‍ ‌‌‍‌ ‌‍ ‌‍ ‌‍‌​‌ ‌ ‌‍‍‌‌‍ ‍​‍ ‍‌ ​ ‌‍​‌‌‍ ‍‌‍‍‌‌ ‌​‌ ‍‌​‍ ‍‌ ​ ‌ ‌​‌ ‌‌‌‍‌​‌‍‍‌‌‍ ​‍ ‌ ​ ‌ ‌​‌ ‌‌‌‍‌​‌‍‍‌‌‍ ​‍ ‌‍‍‌‌‍ ‍‌ ‌​‌‍‌‌‌‍ ‍‌ ‌​​‍ ‌‍‌‌‌‍‌​‌‍‍‌‌ ‌​​‍ ‌‍ ‌‌‍ ‌‍‌​‌‍‌‌​ ‌‌ ​​‌ ​‍‌‍‌‌‌ ​ ‌‍‌‌‌‍ ‍‌ ‌​‌‍​‌‌ ‌​‌‍‍‌‌‍ ‌‍ ‍​ ‍ ‌‍‍‌‌‍‌​​ ‌​ ‍​​ ‌​​ ​​‌‍​ ​ ‌​​ ‍​​ ‌​​ ​‍​‍ ‌‌‍​‌​ ​ ‌‍​‍‌‍​‍​‍ ‌​ ‌​​ ​ ‌‍‌‌​ ‌ ​‍ ‌‌‍​‌‌‍‌‌‌‍‌‌​ ‌​​‍ ‌‌‍‌‍‌‍​‌​ ‌ ‌‍​‍​ ​‌​ ​ ​ ‌‍​ ​‌‌‍​ ​ ‍​‌‍​ ‌‍‌‌​ ‍ ‌ ‌​‌ ‍‌‌ ​​‌‍‌‌​ ‌‌ ​​‌‍ ‌ ​ ‌ ‌​​ ‍ ‌ ​​‌‍​‌‌ ‌​‌‍‍​​ ‌‌‍​ ‌‍ ‌‍ ‍‌ ‌​‌‍‌‌‌‍ ‍‌ ‌​​‍‌‌​ ‌‌‌​​‍‌‌ ‌‍‍ ‌‍‌‌‌ ‍‌​‍‌‌​ ​ ‌​‌​​‍‌‌​ ​ ‌​‌​​‍‌‌​ ​‍​ ​‍‌‍‌​​ ​‍‌‍‌​‌‍‌‌‌‍‌‌‌‍​‌​ ‌​​ ​‌‌‍‌‌‌‍​‍​ ​​​ ‍‌​‍‌‌​ ​‍​ ​‍​‍‌‌​ ‌‌‌​‌​​‍ ‍‌‍​ ‌‍‍​‌‍‍‌‌‍ ​‌‍‌​‌ ​‍‌‍‌‌‌‍ ‍​‍‌‌​ ‌‌‌​​‍‌‌ ‌‍‍ ‌‍‌‌‌ ‍‌​‍‌‌​ ​ ‌​‌​​‍‌‌​ ​ ‌​‌​​‍‌‌​ ​‍​ ​‍​ ‌ ​ ​ ‌‍‌​​ ​‍​ ​‌​ ​ ‌‍​ ‌‍​‍​ ‌ ‌‍‌‍​ ‍‌​ ‍​​‍‌‌​ ​‍​ ​‍​‍‌‌​ ‌‌‌​‌​​‍ ‍‌ ‌​‌‍‌‌‌ ‍​‌ ‌​​ ‌‍​‍‌‍​‌‌ ​ ‌‍‌‌‌‌‌‌‌ ​‍‌‍ ​​ ‌‌‍‍​‌ ‌​‌ ‌​‌ ​​‌ ​ ​‍‌‌​ ​ ‌​​‌​‍‌‌​ ​‍‌​‌‍​‍‌‌​ ​‍‌​‌‍‌‍ ‌‌‍​‌‌‍​ ‌‍‍ ‌‍​‌‌ ‍‌​‍ ‌‌‍‌ ‌‍ ‌‍ ‌‍‌​‌ ‌ ‌‍‍‌‌‍ ‍​‍ ‍‌ ​ ‌‍​‌‌‍ ‍‌‍‍‌‌ ‌​‌ ‍‌​‍ ‍‌ ​ ‌ ‌​‌ ‌‌‌‍‌​‌‍‍‌‌‍ ​‍‌‌​ ​‍‌​‌‍‌ ​ ‌ ‌​‌ ‌‌‌‍‌​‌‍‍‌‌‍ ​‍‌‍‌‍‍‌‌‍‌​​ ‌​ ‍​​ ‌​​ ​​‌‍​ ​ ‌​​ ‍​​ ‌​​ ​‍​‍ ‌‌‍​‌​ ​ ‌‍​‍‌‍​‍​‍ ‌​ ‌​​ ​ ‌‍‌‌​ ‌ ​‍ ‌‌‍​‌‌‍‌‌‌‍‌‌​ ‌​​‍ ‌‌‍‌‍‌‍​‌​ ‌ ‌‍​‍​ ​‌​ ​ ​ ‌‍​ ​‌‌‍​ ​ ‍​‌‍​ ‌‍‌‌​‍‌‍‌ ‌​‌ ‍‌‌ ​​‌‍‌‌​ ‌‌ ​​‌‍ ‌ ​ ‌ ‌​​‍‌‍‌ ​​‌‍​‌‌ ‌​‌‍‍​​ ‌‌‍​ ‌‍ ‌‍ ‍‌ ‌​‌‍‌‌‌‍ ‍‌ ‌​​‍‌‌​ ‌‌‌​​‍‌‌ ‌‍‍ ‌‍‌‌‌ ‍‌​‍‌‌​ ​ ‌​‌​​‍‌‌​ ​ ‌​‌​​‍‌‌​ ​‍​ ​‍‌‍‌​​ ​‍‌‍‌​‌‍‌‌‌‍‌‌‌‍​‌​ ‌​​ ​‌‌‍‌‌‌‍​‍​ ​​​ ‍‌​‍‌‌​ ​‍​ ​‍​‍‌‌​ ‌‌‌​‌​​‍ ‍‌‍​ ‌‍‍​‌‍‍‌‌‍ ​‌‍‌​‌ ​‍‌‍‌‌‌‍ ‍​‍‌‌​ ‌‌‌​​‍‌‌ ‌‍‍ ‌‍‌‌‌ ‍‌​‍‌‌​ ​ ‌​‌​​‍‌‌​ ​ ‌​‌​​‍‌‌​ ​‍​ ​‍​ ‌ ​ ​ ‌‍‌​​ ​‍​ ​‌​ ​ ‌‍​ ‌‍​‍​ ‌ ‌‍‌‍​ ‍‌​ ‍​​‍‌‌​ ​‍​ ​‍​‍‌‌​ ‌‌‌​‌​​‍ ‍‌ ‌​‌‍‌‌‌ ‍​‌ ‌​​‍‌‍‌ ​​‌‍‌‌‌ ​‍‌ ​ ‌ ​​‌‍‌‌‌‍​ ‌ ‌​‌‍‍‌‌ ‌‍‌‍‌‌​ ‌‌ ​​‌ ‌‌‌‍​‍‌‍ ​‌‍‍‌‌ ​ ‌‍‍​‌‍‌‌‌‍‌​​‍​‍‌ ‌